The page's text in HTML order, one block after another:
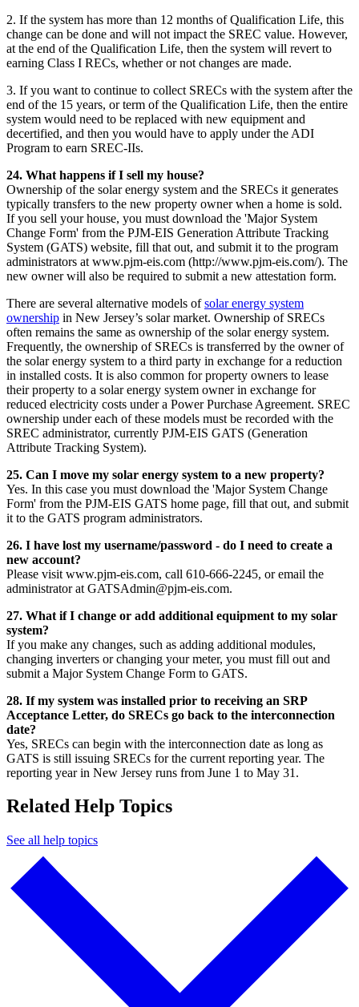
2. If the system has more than 12 months of Qualification Life, this
change can be done and will not impact the SREC value. However,
at the end of the Qualification Life, then the system will revert to
earning Class I RECs, whether or not changes are made.​​​​‌ ‍ ​‍​‍‌‍ ‌ ​‍‌‍‍‌‌‍‌ ‌‍‍‌‌‍ ‍​‍​‍​ ‍‍​‍​‍‌ ​ ‌‍​‌‌‍ ‍‌‍‍‌‌ ‌​‌ ‍‌​‍ ‍‌‍‍‌‌‍ ​‍​‍​‍ ​​‍​‍‌‍‍​‌ ​‍‌‍‌‌‌‍‌‍​‍​‍​ ‍‍​‍​‍‌‍‍​‌ ‌​‌ ‌​‌ ​​​ ‍‍​‍ ​‍ ‌‍ ​‌‍ ‌‍​ ‌‍​‌‌‍ ​‌‍‍​‌‍ ‌ ​ ‌ ‌​​ ‍‍​ ​ ​ ​ ​ ​ ​ ​ ​‍ ‌‍‍‌‌‍ ‍‌ ‌​‌‍‌‌‌‍ ‍‌ ‌​​‍ ‌‍‌‌‌‍‌​‌‍‍‌‌ ‌​​‍ ‌‍ ‌‌‍ ‌‍‌​‌‍‌‌​ ‌‌ ​​‌ ​‍‌‍‌‌‌ ​ ‌‍‌‌‌‍ ‍‌ ‌​‌‍​‌‌ ‌​‌‍‍‌‌‍ ‌‍ ‍​ ‍ ‌‍‍‌‌‍‌​​ ‌​ ​​‌‍‌‍‌‍‌‌​ ​​​ ‌‌​ ​‌‌‍‌‍‌‍‌‌​‍ ‌​ ‌​​ ​‌​ ‍​‌‍‌​​‍ ‌​ ‌​‌‍‌​​ ‌‍​ ‍‌​‍ ‌‌‍​‌​ ​ ​ ‌​‌‍​ ​‍ ‌‌‍‌‌‌‍‌‍​ ‌‍​ ‌​​ ‍​‌‍​ ‌‍‌​​ ‌​​ ​‍​ ​‌‌‍​ ​ ‌‌​ ‍ ‌ ‌​‌ ‍‌‌ ​​‌‍‌‌​ ‌‌‍‍​‌‍‌‌‌‍ ​‌ ​​‌‌‌​‌‍ ‌ ​​‌‍‍‌‌‍​ ​ ‍ ‌ ​​‌‍​‌‌ ‌​‌‍‍​​ ‌‌‍​ ‌‍ ‌‍ ‍‌ ‌​‌‍‌‌‌‍ ‍‌ ‌​​‍‌‌​ ‌‌‌​​‍‌‌ ‌‍‍ ‌‍‌‌‌ ‍‌​‍‌‌​ ​ ‌​‌​​‍‌‌​ ​ ‌​‌​​‍‌‌​ ​‍​ ​‍​ ​​​ ‍‌​ ‌ ‌‍​‍‌‍‌‌​ ‌ ‌‍​‌‌‍​‍​ ​​‌‍‌​​ ​ ​ ‌ ​‍‌‌​ ​‍​ ​‍​‍‌‌​ ‌‌‌​‌​​‍ ‍‌‍​ ‌‍‍​‌‍‍‌‌‍ ​‌‍‌​‌ ​‍‌‍‌‌‌‍ ‍​‍‌‌​ ‌‌‌​​‍‌‌ ‌‍‍ ‌‍‌‌‌ ‍‌​‍‌‌​ ​ ‌​‌​​‍‌‌​ ​ ‌​‌​​‍‌‌​ ​‍​ ​‍‌‍‌‌‌‍‌‍​ ​‍‌‍‌‍‌‍‌‍​ ‌‍‌‍‌​​ ‌​​ ‍‌​ ‍‌‌‍​‌​ ‍​​‍‌‌​ ​‍​ ​‍​‍‌‌​ ‌‌‌​‌​​‍ ‍‌ ‌​‌‍‌‌‌ ‍​‌ ‌​​ ‌‍​‍‌‍​‌‌ ​ ‌‍‌‌‌‌‌‌‌ ​‍‌‍ ​​ ‌‌‍‍​‌ ‌​‌ ‌​‌ ​​​‍‌‌​ ​ ‌​​‌​‍‌‌​ ​‍‌​‌‍​‍‌‌​ ​‍‌​‌‍‌‍ ​‌‍ ‌‍​ ‌‍​‌‌‍ ​‌‍‍​‌‍ ‌ ​ ‌ ‌​​‍‌‌​ ​ ‌​​‌​ ​ ​ ​ ​ ​ ​ ​ ​‍‌‍‌‍‍‌‌‍‌​​ ‌​ ​​‌‍‌‍‌‍‌‌​ ​​​ ‌‌​ ​‌‌‍‌‍‌‍‌‌​‍ ‌​ ‌​​ ​‌​ ‍​‌‍‌​​‍ ‌​ ‌​‌‍‌​​ ‌‍​ ‍‌​‍ ‌‌‍​‌​ ​ ​ ‌​‌‍​ ​‍ ‌‌‍‌‌‌‍‌‍​ ‌‍​ ‌​​ ‍​‌‍​ ‌‍‌​​ ‌​​ ​‍​ ​‌‌‍​ ​ ‌‌​‍‌‍‌ ‌​‌ ‍‌‌ ​​‌‍‌‌​ ‌‌‍‍​‌‍‌‌‌‍ ​‌ ​​‌‌‌​‌‍ ‌ ​​‌‍‍‌‌‍​ ​‍‌‍‌ ​​‌‍​‌‌ ‌​‌‍‍​​ ‌‌‍​ ‌‍ ‌‍ ‍‌ ‌​‌‍‌‌‌‍ ‍‌ ‌​​‍‌‌​ ‌‌‌​​‍‌‌ ‌‍‍ ‌‍‌‌‌ ‍‌​‍‌‌​ ​ ‌​‌​​‍‌‌​ ​ ‌​‌​​‍‌‌​ ​‍​ ​‍​ ​​​ ‍‌​ ‌ ‌‍​‍‌‍‌‌​ ‌ ‌‍​‌‌‍​‍​ ​​‌‍‌​​ ​ ​ ‌ ​‍‌‌​ ​‍​ ​‍​‍‌‌​ ‌‌‌​‌​​‍ ‍‌‍​ ‌‍‍​‌‍‍‌‌‍ ​‌‍‌​‌ ​‍‌‍‌‌‌‍ ‍​‍‌‌​ ‌‌‌​​‍‌‌ ‌‍‍ ‌‍‌‌‌ ‍‌​‍‌‌​ ​ ‌​‌​​‍‌‌​ ​ ‌​‌​​‍‌‌​ ​‍​ ​‍‌‍‌‌‌‍‌‍​ ​‍‌‍‌‍‌‍‌‍​ ‌‍‌‍‌​​ ‌​​ ‍‌​ ‍‌‌‍​‌​ ‍​​‍‌‌​ ​‍​ ​‍​‍‌‌​ ‌‌‌​‌​​‍ ‍‌ ‌​‌‍‌‌‌ ‍​‌ ‌​​‍‌‍‌ ​​‌‍‌‌‌ ​‍‌ ​ ‌ ​​‌‍‌‌‌‍​ ‌ ‌​‌‍‍‌‌ ‌‍‌‍‌‌​ ‌‌ ​​‌ ‌‌‌‍​‍‌‍ ​‌‍‍‌‌ ​ ‌‍‍​‌‍‌‌‌‍‌​​‍​‍‌ ‌
3. If you want to continue to collect SRECs with the system after the
end of the 15 years, or term of the Qualification Life, then the entire
system would need to be replaced with new equipment and
decertified, and then you would have to apply under the ADI
Program to earn SREC-IIs.​​​​‌ ‍ ​‍​‍‌‍ ‌ ​‍‌‍‍‌‌‍‌ ‌‍‍‌‌‍ ‍​‍​‍​ ‍‍​‍​‍‌ ​ ‌‍​‌‌‍ ‍‌‍‍‌‌ ‌​‌ ‍‌​‍ ‍‌‍‍‌‌‍ ​‍​‍​‍ ​​‍​‍‌‍‍​‌ ​‍‌‍‌‌‌‍‌‍​‍​‍​ ‍‍​‍​‍‌‍‍​‌ ‌​‌ ‌​‌ ​​​ ‍‍​‍ ​‍ ‌‍ ​‌‍ ‌‍​ ‌‍​‌‌‍ ​‌‍‍​‌‍ ‌ ​ ‌ ‌​​ ‍‍​ ​ ​ ​ ​ ​ ​ ​ ​‍ ‌‍‍‌‌‍ ‍‌ ‌​‌‍‌‌‌‍ ‍‌ ‌​​‍ ‌‍‌‌‌‍‌​‌‍‍‌‌ ‌​​‍ ‌‍ ‌‌‍ ‌‍‌​‌‍‌‌​ ‌‌ ​​‌ ​‍‌‍‌‌‌ ​ ‌‍‌‌‌‍ ‍‌ ‌​‌‍​‌‌ ‌​‌‍‍‌‌‍ ‌‍ ‍​ ‍ ‌‍‍‌‌‍‌​​ ‌​ ​​‌‍‌‍‌‍‌‌​ ​​​ ‌‌​ ​‌‌‍‌‍‌‍‌‌​‍ ‌​ ‌​​ ​‌​ ‍​‌‍‌​​‍ ‌​ ‌​‌‍‌​​ ‌‍​ ‍‌​‍ ‌‌‍​‌​ ​ ​ ‌​‌‍​ ​‍ ‌‌‍‌‌‌‍‌‍​ ‌‍​ ‌​​ ‍​‌‍​ ‌‍‌​​ ‌​​ ​‍​ ​‌‌‍​ ​ ‌‌​ ‍ ‌ ‌​‌ ‍‌‌ ​​‌‍‌‌​ ‌‌‍‍​‌‍‌‌‌‍ ​‌ ​​‌‌‌​‌‍ ‌ ​​‌‍‍‌‌‍​ ​ ‍ ‌ ​​‌‍​‌‌ ‌​‌‍‍​​ ‌‌‍​ ‌‍ ‌‍ ‍‌ ‌​‌‍‌‌‌‍ ‍‌ ‌​​‍‌‌​ ‌‌‌​​‍‌‌ ‌‍‍ ‌‍‌‌‌ ‍‌​‍‌‌​ ​ ‌​‌​​‍‌‌​ ​ ‌​‌​​‍‌‌​ ​‍​ ​‍​ ​‌​ ‌​​ ‍‌​ ‍​​ ​ ‌‍‌‍‌‍‌‌​ ‌ ​ ​‌​ ​​​ ​ ‌‍​ ​‍‌‌​ ​‍​ ​‍​‍‌‌​ ‌‌‌​‌​​‍ ‍‌‍​ ‌‍‍​‌‍‍‌‌‍ ​‌‍‌​‌ ​‍‌‍‌‌‌‍ ‍​‍‌‌​ ‌‌‌​​‍‌‌ ‌‍‍ ‌‍‌‌‌ ‍‌​‍‌‌​ ​ ‌​‌​​‍‌‌​ ​ ‌​‌​​‍‌‌​ ​‍​ ​‍​ ‌‌​ ​​​ ​​​ ‌‍​ ‌​‌‍​ ​ ‌​‌‍‌‌​ ‌ ‌‍​‍​ ‌‌‌‍‌‍​‍‌‌​ ​‍​ ​‍​‍‌‌​ ‌‌‌​‌​​‍ ‍‌ ‌​‌‍‌‌‌ ‍​‌ ‌​​ ‌‍​‍‌‍​‌‌ ​ ‌‍‌‌‌‌‌‌‌ ​‍‌‍ ​​ ‌‌‍‍​‌ ‌​‌ ‌​‌ ​​​‍‌‌​ ​ ‌​​‌​‍‌‌​ ​‍‌​‌‍​‍‌‌​ ​‍‌​‌‍‌‍ ​‌‍ ‌‍​ ‌‍​‌‌‍ ​‌‍‍​‌‍ ‌ ​ ‌ ‌​​‍‌‌​ ​ ‌​​‌​ ​ ​ ​ ​ ​ ​ ​ ​‍‌‍‌‍‍‌‌‍‌​​ ‌​ ​​‌‍‌‍‌‍‌‌​ ​​​ ‌‌​ ​‌‌‍‌‍‌‍‌‌​‍ ‌​ ‌​​ ​‌​ ‍​‌‍‌​​‍ ‌​ ‌​‌‍‌​​ ‌‍​ ‍‌​‍ ‌‌‍​‌​ ​ ​ ‌​‌‍​ ​‍ ‌‌‍‌‌‌‍‌‍​ ‌‍​ ‌​​ ‍​‌‍​ ‌‍‌​​ ‌​​ ​‍​ ​‌‌‍​ ​ ‌‌​‍‌‍‌ ‌​‌ ‍‌‌ ​​‌‍‌‌​ ‌‌‍‍​‌‍‌‌‌‍ ​‌ ​​‌‌‌​‌‍ ‌ ​​‌‍‍‌‌‍​ ​‍‌‍‌ ​​‌‍​‌‌ ‌​‌‍‍​​ ‌‌‍​ ‌‍ ‌‍ ‍‌ ‌​‌‍‌‌‌‍ ‍‌ ‌​​‍‌‌​ ‌‌‌​​‍‌‌ ‌‍‍ ‌‍‌‌‌ ‍‌​‍‌‌​ ​ ‌​‌​​‍‌‌​ ​ ‌​‌​​‍‌‌​ ​‍​ ​‍​ ​‌​ ‌​​ ‍‌​ ‍​​ ​ ‌‍‌‍‌‍‌‌​ ‌ ​ ​‌​ ​​​ ​ ‌‍​ ​‍‌‌​ ​‍​ ​‍​‍‌‌​ ‌‌‌​‌​​‍ ‍‌‍​ ‌‍‍​‌‍‍‌‌‍ ​‌‍‌​‌ ​‍‌‍‌‌‌‍ ‍​‍‌‌​ ‌‌‌​​‍‌‌ ‌‍‍ ‌‍‌‌‌ ‍‌​‍‌‌​ ​ ‌​‌​​‍‌‌​ ​ ‌​‌​​‍‌‌​ ​‍​ ​‍​ ‌‌​ ​​​ ​​​ ‌‍​ ‌​‌‍​ ​ ‌​‌‍‌‌​ ‌ ‌‍​‍​ ‌‌‌‍‌‍​‍‌‌​ ​‍​ ​‍​‍‌‌​ ‌‌‌​‌​​‍ ‍‌ ‌​‌‍‌‌‌ ‍​‌ ‌​​‍‌‍‌ ​​‌‍‌‌‌ ​‍‌ ​ ‌ ​​‌‍‌‌‌‍​ ‌ ‌​‌‍‍‌‌ ‌‍‌‍‌‌​ ‌‌ ​​‌ ‌‌‌‍​‍‌‍ ​‌‍‍‌‌ ​ ‌‍‍​‌‍‌‌‌‍‌​​‍​‍‌ ‌
24. What happens if I sell my house?​​​​‌ ‍ ​‍​‍‌‍ ‌ ​‍‌‍‍‌‌‍‌ ‌‍‍‌‌‍ ‍​‍​‍​ ‍‍​‍​‍‌ ​ ‌‍​‌‌‍ ‍‌‍‍‌‌ ‌​‌ ‍‌​‍ ‍‌‍‍‌‌‍ ​‍​‍​‍ ​​‍​‍‌‍‍​‌ ​‍‌‍‌‌‌‍‌‍​‍​‍​ ‍‍​‍​‍‌‍‍​‌ ‌​‌ ‌​‌ ​​​ ‍‍​‍ ​‍ ‌‍ ​‌‍ ‌‍​ ‌‍​‌‌‍ ​‌‍‍​‌‍ ‌ ​ ‌ ‌​​ ‍‍​ ​ ​ ​ ​ ​ ​ ​ ​‍ ‌‍‍‌‌‍ ‍‌ ‌​‌‍‌‌‌‍ ‍‌ ‌​​‍ ‌‍‌‌‌‍‌​‌‍‍‌‌ ‌​​‍ ‌‍ ‌‌‍ ‌‍‌​‌‍‌‌​ ‌‌ ​​‌ ​‍‌‍‌‌‌ ​ ‌‍‌‌‌‍ ‍‌ ‌​‌‍​‌‌ ‌​‌‍‍‌‌‍ ‌‍ ‍​ ‍ ‌‍‍‌‌‍‌​​ ‌​ ​​‌‍‌‍‌‍‌‌​ ​​​ ‌‌​ ​‌‌‍‌‍‌‍‌‌​‍ ‌​ ‌​​ ​‌​ ‍​‌‍‌​​‍ ‌​ ‌​‌‍‌​​ ‌‍​ ‍‌​‍ ‌‌‍​‌​ ​ ​ ‌​‌‍​ ​‍ ‌‌‍‌‌‌‍‌‍​ ‌‍​ ‌​​ ‍​‌‍​ ‌‍‌​​ ‌​​ ​‍​ ​‌‌‍​ ​ ‌‌​ ‍ ‌ ‌​‌ ‍‌‌ ​​‌‍‌‌​ ‌‌‍‍​‌‍‌‌‌‍ ​‌ ​​‌‌‌​‌‍ ‌ ​​‌‍‍‌‌‍​ ​ ‍ ‌ ​​‌‍​‌‌ ‌​‌‍‍​​ ‌‌‍​ ‌‍ ‌‍ ‍‌ ‌​‌‍‌‌‌‍ ‍‌ ‌​​‍‌‌​ ‌‌‌​​‍‌‌ ‌‍‍ ‌‍‌‌‌ ‍‌​‍‌‌​ ​ ‌​‌​​‍‌‌​ ​ ‌​‌​​‍‌‌​ ​‍​ ​‍​ ‌‍‌‍​‌‌‍‌‍​ ​ ‌‍‌​​ ‌‍​ ‍‌​ ‌‍‌‍​‍​ ​‌‌‍​‌‌‍‌‌​‍‌‌​ ​‍​ ​‍​‍‌‌​ ‌‌‌​‌​​‍ ‍‌‍​ ‌‍‍​‌‍‍‌‌‍ ​‌‍‌​‌ ​‍‌‍‌‌‌‍ ‍​‍‌‌​ ‌‌‌​​‍‌‌ ‌‍‍ ‌‍‌‌‌ ‍‌​‍‌‌​ ​ ‌​‌​​‍‌‌​ ​ ‌​‌​​‍‌‌​ ​‍​ ​‍​ ‍‌​ ​​‌‍​‍​ ​​‌‍‌‌​ ​‍‌‍‌‍​ ‍​​ ‌‍​ ‌​‌‍‌​​ ​‌​‍‌‌​ ​‍​ ​‍​‍‌‌​ ‌‌‌​‌​​‍ ‍‌ ‌​‌‍‌‌‌ ‍​‌ ‌​​ ‌‍​‍‌‍​‌‌ ​ ‌‍‌‌‌‌‌‌‌ ​‍‌‍ ​​ ‌‌‍‍​‌ ‌​‌ ‌​‌ ​​​‍‌‌​ ​ ‌​​‌​‍‌‌​ ​‍‌​‌‍​‍‌‌​ ​‍‌​‌‍‌‍ ​‌‍ ‌‍​ ‌‍​‌‌‍ ​‌‍‍​‌‍ ‌ ​ ‌ ‌​​‍‌‌​ ​ ‌​​‌​ ​ ​ ​ ​ ​ ​ ​ ​‍‌‍‌‍‍‌‌‍‌​​ ‌​ ​​‌‍‌‍‌‍‌‌​ ​​​ ‌‌​ ​‌‌‍‌‍‌‍‌‌​‍ ‌​ ‌​​ ​‌​ ‍​‌‍‌​​‍ ‌​ ‌​‌‍‌​​ ‌‍​ ‍‌​‍ ‌‌‍​‌​ ​ ​ ‌​‌‍​ ​‍ ‌‌‍‌‌‌‍‌‍​ ‌‍​ ‌​​ ‍​‌‍​ ‌‍‌​​ ‌​​ ​‍​ ​‌‌‍​ ​ ‌‌​‍‌‍‌ ‌​‌ ‍‌‌ ​​‌‍‌‌​ ‌‌‍‍​‌‍‌‌‌‍ ​‌ ​​‌‌‌​‌‍ ‌ ​​‌‍‍‌‌‍​ ​‍‌‍‌ ​​‌‍​‌‌ ‌​‌‍‍​​ ‌‌‍​ ‌‍ ‌‍ ‍‌ ‌​‌‍‌‌‌‍ ‍‌ ‌​​‍‌‌​ ‌‌‌​​‍‌‌ ‌‍‍ ‌‍‌‌‌ ‍‌​‍‌‌​ ​ ‌​‌​​‍‌‌​ ​ ‌​‌​​‍‌‌​ ​‍​ ​‍​ ‌‍‌‍​‌‌‍‌‍​ ​ ‌‍‌​​ ‌‍​ ‍‌​ ‌‍‌‍​‍​ ​‌‌‍​‌‌‍‌‌​‍‌‌​ ​‍​ ​‍​‍‌‌​ ‌‌‌​‌​​‍ ‍‌‍​ ‌‍‍​‌‍‍‌‌‍ ​‌‍‌​‌ ​‍‌‍‌‌‌‍ ‍​‍‌‌​ ‌‌‌​​‍‌‌ ‌‍‍ ‌‍‌‌‌ ‍‌​‍‌‌​ ​ ‌​‌​​‍‌‌​ ​ ‌​‌​​‍‌‌​ ​‍​ ​‍​ ‍‌​ ​​‌‍​‍​ ​​‌‍‌‌​ ​‍‌‍‌‍​ ‍​​ ‌‍​ ‌​‌‍‌​​ ​‌​‍‌‌​ ​‍​ ​‍​‍‌‌​ ‌‌‌​‌​​‍ ‍‌ ‌​‌‍‌‌‌ ‍​‌ ‌​​‍‌‍‌ ​​‌‍‌‌‌ ​‍‌ ​ ‌ ​​‌‍‌‌‌‍​ ‌ ‌​‌‍‍‌‌ ‌‍‌‍‌‌​ ‌‌ ​​‌ ‌‌‌‍​‍‌‍ ​‌‍‍‌‌ ​ ‌‍‍​‌‍‌‌‌‍‌​​‍​‍‌ ‌
Ownership of the solar energy system and the SRECs it generates
typically transfers to the new property owner when a home is sold.
If you sell your house, you must download the 'Major System
Change Form' from the PJM-EIS Generation Attribute Tracking
System (GATS) website, fill that out, and submit it to the program
administrators at www.pjm-eis.com (http://www.pjm-eis.com/). The
new owner will also be required to submit a new attestation form.​​​​‌ ‍ ​‍​‍‌‍ ‌ ​‍‌‍‍‌‌‍‌ ‌‍‍‌‌‍ ‍​‍​‍​ ‍‍​‍​‍‌ ​ ‌‍​‌‌‍ ‍‌‍‍‌‌ ‌​‌ ‍‌​‍ ‍‌‍‍‌‌‍ ​‍​‍​‍ ​​‍​‍‌‍‍​‌ ​‍‌‍‌‌‌‍‌‍​‍​‍​ ‍‍​‍​‍‌‍‍​‌ ‌​‌ ‌​‌ ​​​ ‍‍​‍ ​‍ ‌‍ ​‌‍ ‌‍​ ‌‍​‌‌‍ ​‌‍‍​‌‍ ‌ ​ ‌ ‌​​ ‍‍​ ​ ​ ​ ​ ​ ​ ​ ​‍ ‌‍‍‌‌‍ ‍‌ ‌​‌‍‌‌‌‍ ‍‌ ‌​​‍ ‌‍‌‌‌‍‌​‌‍‍‌‌ ‌​​‍ ‌‍ ‌‌‍ ‌‍‌​‌‍‌‌​ ‌‌ ​​‌ ​‍‌‍‌‌‌ ​ ‌‍‌‌‌‍ ‍‌ ‌​‌‍​‌‌ ‌​‌‍‍‌‌‍ ‌‍ ‍​ ‍ ‌‍‍‌‌‍‌​​ ‌​ ​​‌‍‌‍‌‍‌‌​ ​​​ ‌‌​ ​‌‌‍‌‍‌‍‌‌​‍ ‌​ ‌​​ ​‌​ ‍​‌‍‌​​‍ ‌​ ‌​‌‍‌​​ ‌‍​ ‍‌​‍ ‌‌‍​‌​ ​ ​ ‌​‌‍​ ​‍ ‌‌‍‌‌‌‍‌‍​ ‌‍​ ‌​​ ‍​‌‍​ ‌‍‌​​ ‌​​ ​‍​ ​‌‌‍​ ​ ‌‌​ ‍ ‌ ‌​‌ ‍‌‌ ​​‌‍‌‌​ ‌‌‍‍​‌‍‌‌‌‍ ​‌ ​​‌‌‌​‌‍ ‌ ​​‌‍‍‌‌‍​ ​ ‍ ‌ ​​‌‍​‌‌ ‌​‌‍‍​​ ‌‌‍​ ‌‍ ‌‍ ‍‌ ‌​‌‍‌‌‌‍ ‍‌ ‌​​‍‌‌​ ‌‌‌​​‍‌‌ ‌‍‍ ‌‍‌‌‌ ‍‌​‍‌‌​ ​ ‌​‌​​‍‌‌​ ​ ‌​‌​​‍‌‌​ ​‍​ ​‍​ ‌‍‌‍​‌‌‍‌‍​ ​ ‌‍‌​​ ‌‍​ ‍‌​ ‌‍‌‍​‍​ ​‌‌‍​‌‌‍‌‌​‍‌‌​ ​‍​ ​‍​‍‌‌​ ‌‌‌​‌​​‍ ‍‌‍​ ‌‍‍​‌‍‍‌‌‍ ​‌‍‌​‌ ​‍‌‍‌‌‌‍ ‍​‍‌‌​ ‌‌‌​​‍‌‌ ‌‍‍ ‌‍‌‌‌ ‍‌​‍‌‌​ ​ ‌​‌​​‍‌‌​ ​ ‌​‌​​‍‌‌​ ​‍​ ​‍​ ‍‌​ ​ ​ ​​​ ‌‌​ ​‍‌‍‌‍‌‍‌‍‌‍​‌​ ‍‌‌‍​ ​ ‌‌​ ‍​​‍‌‌​ ​‍​ ​‍​‍‌‌​ ‌‌‌​‌​​‍ ‍‌ ‌​‌‍‌‌‌ ‍​‌ ‌​​ ‌‍​‍‌‍​‌‌ ​ ‌‍‌‌‌‌‌‌‌ ​‍‌‍ ​​ ‌‌‍‍​‌ ‌​‌ ‌​‌ ​​​‍‌‌​ ​ ‌​​‌​‍‌‌​ ​‍‌​‌‍​‍‌‌​ ​‍‌​‌‍‌‍ ​‌‍ ‌‍​ ‌‍​‌‌‍ ​‌‍‍​‌‍ ‌ ​ ‌ ‌​​‍‌‌​ ​ ‌​​‌​ ​ ​ ​ ​ ​ ​ ​ ​‍‌‍‌‍‍‌‌‍‌​​ ‌​ ​​‌‍‌‍‌‍‌‌​ ​​​ ‌‌​ ​‌‌‍‌‍‌‍‌‌​‍ ‌​ ‌​​ ​‌​ ‍​‌‍‌​​‍ ‌​ ‌​‌‍‌​​ ‌‍​ ‍‌​‍ ‌‌‍​‌​ ​ ​ ‌​‌‍​ ​‍ ‌‌‍‌‌‌‍‌‍​ ‌‍​ ‌​​ ‍​‌‍​ ‌‍‌​​ ‌​​ ​‍​ ​‌‌‍​ ​ ‌‌​‍‌‍‌ ‌​‌ ‍‌‌ ​​‌‍‌‌​ ‌‌‍‍​‌‍‌‌‌‍ ​‌ ​​‌‌‌​‌‍ ‌ ​​‌‍‍‌‌‍​ ​‍‌‍‌ ​​‌‍​‌‌ ‌​‌‍‍​​ ‌‌‍​ ‌‍ ‌‍ ‍‌ ‌​‌‍‌‌‌‍ ‍‌ ‌​​‍‌‌​ ‌‌‌​​‍‌‌ ‌‍‍ ‌‍‌‌‌ ‍‌​‍‌‌​ ​ ‌​‌​​‍‌‌​ ​ ‌​‌​​‍‌‌​ ​‍​ ​‍​ ‌‍‌‍​‌‌‍‌‍​ ​ ‌‍‌​​ ‌‍​ ‍‌​ ‌‍‌‍​‍​ ​‌‌‍​‌‌‍‌‌​‍‌‌​ ​‍​ ​‍​‍‌‌​ ‌‌‌​‌​​‍ ‍‌‍​ ‌‍‍​‌‍‍‌‌‍ ​‌‍‌​‌ ​‍‌‍‌‌‌‍ ‍​‍‌‌​ ‌‌‌​​‍‌‌ ‌‍‍ ‌‍‌‌‌ ‍‌​‍‌‌​ ​ ‌​‌​​‍‌‌​ ​ ‌​‌​​‍‌‌​ ​‍​ ​‍​ ‍‌​ ​ ​ ​​​ ‌‌​ ​‍‌‍‌‍‌‍‌‍‌‍​‌​ ‍‌‌‍​ ​ ‌‌​ ‍​​‍‌‌​ ​‍​ ​‍​‍‌‌​ ‌‌‌​‌​​‍ ‍‌ ‌​‌‍‌‌‌ ‍​‌ ‌​​‍‌‍‌ ​​‌‍‌‌‌ ​‍‌ ​ ‌ ​​‌‍‌‌‌‍​ ‌ ‌​‌‍‍‌‌ ‌‍‌‍‌‌​ ‌‌ ​​‌ ‌‌‌‍​‍‌‍ ​‌‍‍‌‌ ​ ‌‍‍​‌‍‌‌‌‍‌​​‍​‍‌ ‌
There are several alternative models of ​​​​‌ ‍ ​‍​‍‌‍ ‌ ​‍‌‍‍‌‌‍‌ ‌‍‍‌‌‍ ‍​‍​‍​ ‍‍​‍​‍‌ ​ ‌‍​‌‌‍ ‍‌‍‍‌‌ ‌​‌ ‍‌​‍ ‍‌‍‍‌‌‍ ​‍​‍​‍ ​​‍​‍‌‍‍​‌ ​‍‌‍‌‌‌‍‌‍​‍​‍​ ‍‍​‍​‍‌‍‍​‌ ‌​‌ ‌​‌ ​​​ ‍‍​‍ ​‍ ‌‍ ​‌‍ ‌‍​ ‌‍​‌‌‍ ​‌‍‍​‌‍ ‌ ​ ‌ ‌​​ ‍‍​ ​ ​ ​ ​ ​ ​ ​ ​‍ ‌‍‍‌‌‍ ‍‌ ‌​‌‍‌‌‌‍ ‍‌ ‌​​‍ ‌‍‌‌‌‍‌​‌‍‍‌‌ ‌​​‍ ‌‍ ‌‌‍ ‌‍‌​‌‍‌‌​ ‌‌ ​​‌ ​‍‌‍‌‌‌ ​ ‌‍‌‌‌‍ ‍‌ ‌​‌‍​‌‌ ‌​‌‍‍‌‌‍ ‌‍ ‍​ ‍ ‌‍‍‌‌‍‌​​ ‌​ ​​‌‍‌‍‌‍‌‌​ ​​​ ‌‌​ ​‌‌‍‌‍‌‍‌‌​‍ ‌​ ‌​​ ​‌​ ‍​‌‍‌​​‍ ‌​ ‌​‌‍‌​​ ‌‍​ ‍‌​‍ ‌‌‍​‌​ ​ ​ ‌​‌‍​ ​‍ ‌‌‍‌‌‌‍‌‍​ ‌‍​ ‌​​ ‍​‌‍​ ‌‍‌​​ ‌​​ ​‍​ ​‌‌‍​ ​ ‌‌​ ‍ ‌ ‌​‌ ‍‌‌ ​​‌‍‌‌​ ‌‌‍‍​‌‍‌‌‌‍ ​‌ ​​‌‌‌​‌‍ ‌ ​​‌‍‍‌‌‍​ ​ ‍ ‌ ​​‌‍​‌‌ ‌​‌‍‍​​ ‌‌‍​ ‌‍ ‌‍ ‍‌ ‌​‌‍‌‌‌‍ ‍‌ ‌​​‍‌‌​ ‌‌‌​​‍‌‌ ‌‍‍ ‌‍‌‌‌ ‍‌​‍‌‌​ ​ ‌​‌​​‍‌‌​ ​ ‌​‌​​‍‌‌​ ​‍​ ​‍​ ​‍​ ​​​ ‌ ​ ‌​​ ‌‌​ ​​​ ‍​​ ​‌​ ​‍​ ‌ ​ ‌‌​ ​ ​‍‌‌​ ​‍​ ​‍​‍‌‌​ ‌‌‌​‌​​‍ ‍‌‍​ ‌‍‍​‌‍‍‌‌‍ ​‌‍‌​‌ ​‍‌‍‌‌‌‍ ‍​‍‌‌​ ‌‌‌​​‍‌‌ ‌‍‍ ‌‍‌‌‌ ‍‌​‍‌‌​ ​ ‌​‌​​‍‌‌​ ​ ‌​‌​​‍‌‌​ ​‍​ ​‍‌‍​‌‌‍‌​​ ​‌‌‍‌‍​ ‌‌​ ‌​​ ‌‌‌‍‌‍‌‍‌​​ ​‌‌‍‌​‌‍‌‍​‍‌‌​ ​‍​ ​‍​‍‌‌​ ‌‌‌​‌​​‍ ‍‌ ‌​‌‍‌‌‌ ‍​‌ ‌​​ ‌‍​‍‌‍​‌‌ ​ ‌‍‌‌‌‌‌‌‌ ​‍‌‍ ​​ ‌‌‍‍​‌ ‌​‌ ‌​‌ ​​​‍‌‌​ ​ ‌​​‌​‍‌‌​ ​‍‌​‌‍​‍‌‌​ ​‍‌​‌‍‌‍ ​‌‍ ‌‍​ ‌‍​‌‌‍ ​‌‍‍​‌‍ ‌ ​ ‌ ‌​​‍‌‌​ ​ ‌​​‌​ ​ ​ ​ ​ ​ ​ ​ ​‍‌‍‌‍‍‌‌‍‌​​ ‌​ ​​‌‍‌‍‌‍‌‌​ ​​​ ‌‌​ ​‌‌‍‌‍‌‍‌‌​‍ ‌​ ‌​​ ​‌​ ‍​‌‍‌​​‍ ‌​ ‌​‌‍‌​​ ‌‍​ ‍‌​‍ ‌‌‍​‌​ ​ ​ ‌​‌‍​ ​‍ ‌‌‍‌‌‌‍‌‍​ ‌‍​ ‌​​ ‍​‌‍​ ‌‍‌​​ ‌​​ ​‍​ ​‌‌‍​ ​ ‌‌​‍‌‍‌ ‌​‌ ‍‌‌ ​​‌‍‌‌​ ‌‌‍‍​‌‍‌‌‌‍ ​‌ ​​‌‌‌​‌‍ ‌ ​​‌‍‍‌‌‍​ ​‍‌‍‌ ​​‌‍​‌‌ ‌​‌‍‍​​ ‌‌‍​ ‌‍ ‌‍ ‍‌ ‌​‌‍‌‌‌‍ ‍‌ ‌​​‍‌‌​ ‌‌‌​​‍‌‌ ‌‍‍ ‌‍‌‌‌ ‍‌​‍‌‌​ ​ ‌​‌​​‍‌‌​ ​ ‌​‌​​‍‌‌​ ​‍​ ​‍​ ​‍​ ​​​ ‌ ​ ‌​​ ‌‌​ ​​​ ‍​​ ​‌​ ​‍​ ‌ ​ ‌‌​ ​ ​‍‌‌​ ​‍​ ​‍​‍‌‌​ ‌‌‌​‌​​‍ ‍‌‍​ ‌‍‍​‌‍‍‌‌‍ ​‌‍‌​‌ ​‍‌‍‌‌‌‍ ‍​‍‌‌​ ‌‌‌​​‍‌‌ ‌‍‍ ‌‍‌‌‌ ‍‌​‍‌‌​ ​ ‌​‌​​‍‌‌​ ​ ‌​‌​​‍‌‌​ ​‍​ ​‍‌‍​‌‌‍‌​​ ​‌‌‍‌‍​ ‌‌​ ‌​​ ‌‌‌‍‌‍‌‍‌​​ ​‌‌‍‌​‌‍‌‍​‍‌‌​ ​‍​ ​‍​‍‌‌​ ‌‌‌​‌​​‍ ‍‌ ‌​‌‍‌‌‌ ‍​‌ ‌​​‍‌‍‌ ​​‌‍‌‌‌ ​‍‌ ​ ‌ ​​‌‍‌‌‌‍​ ‌ ‌​‌‍‍‌‌ ‌‍‌‍‌‌​ ‌‌ ​​‌ ‌‌‌‍​‍‌‍ ​‌‍‍‌‌ ​ ‌‍‍​‌‍‌‌‌‍‌​​‍​‍‌ ‌solar energy system
ownership in New Jersey’s solar market. Ownership of SRECs
often remains the same as ownership of the solar energy system.
Frequently, the ownership of SRECs is transferred by the owner of
the solar energy system to a third party in exchange for a reduction
in installed costs. It is also common for property owners to lease
their property to a solar energy system owner in exchange for
reduced electricity costs under a Power Purchase Agreement. SREC
ownership under each of these models must be recorded with the
SREC administrator, currently PJM-EIS GATS (Generation
Attribute Tracking System).​​​​‌ ‍ ​‍​‍‌‍ ‌ ​‍‌‍‍‌‌‍‌ ‌‍‍‌‌‍ ‍​‍​‍​ ‍‍​‍​‍‌ ​ ‌‍​‌‌‍ ‍‌‍‍‌‌ ‌​‌ ‍‌​‍ ‍‌‍‍‌‌‍ ​‍​‍​‍ ​​‍​‍‌‍‍​‌ ​‍‌‍‌‌‌‍‌‍​‍​‍​ ‍‍​‍​‍‌‍‍​‌ ‌​‌ ‌​‌ ​​​ ‍‍​‍ ​‍ ‌‍ ​‌‍ ‌‍​ ‌‍​‌‌‍ ​‌‍‍​‌‍ ‌ ​ ‌ ‌​​ ‍‍​ ​ ​ ​ ​ ​ ​ ​ ​‍ ‌‍‍‌‌‍ ‍‌ ‌​‌‍‌‌‌‍ ‍‌ ‌​​‍ ‌‍‌‌‌‍‌​‌‍‍‌‌ ‌​​‍ ‌‍ ‌‌‍ ‌‍‌​‌‍‌‌​ ‌‌ ​​‌ ​‍‌‍‌‌‌ ​ ‌‍‌‌‌‍ ‍‌ ‌​‌‍​‌‌ ‌​‌‍‍‌‌‍ ‌‍ ‍​ ‍ ‌‍‍‌‌‍‌​​ ‌​ ​​‌‍‌‍‌‍‌‌​ ​​​ ‌‌​ ​‌‌‍‌‍‌‍‌‌​‍ ‌​ ‌​​ ​‌​ ‍​‌‍‌​​‍ ‌​ ‌​‌‍‌​​ ‌‍​ ‍‌​‍ ‌‌‍​‌​ ​ ​ ‌​‌‍​ ​‍ ‌‌‍‌‌‌‍‌‍​ ‌‍​ ‌​​ ‍​‌‍​ ‌‍‌​​ ‌​​ ​‍​ ​‌‌‍​ ​ ‌‌​ ‍ ‌ ‌​‌ ‍‌‌ ​​‌‍‌‌​ ‌‌‍‍​‌‍‌‌‌‍ ​‌ ​​‌‌‌​‌‍ ‌ ​​‌‍‍‌‌‍​ ​ ‍ ‌ ​​‌‍​‌‌ ‌​‌‍‍​​ ‌‌‍​ ‌‍ ‌‍ ‍‌ ‌​‌‍‌‌‌‍ ‍‌ ‌​​‍‌‌​ ‌‌‌​​‍‌‌ ‌‍‍ ‌‍‌‌‌ ‍‌​‍‌‌​ ​ ‌​‌​​‍‌‌​ ​ ‌​‌​​‍‌‌​ ​‍​ ​‍​ ​‍​ ​​​ ‌ ​ ‌​​ ‌‌​ ​​​ ‍​​ ​‌​ ​‍​ ‌ ​ ‌‌​ ​ ​‍‌‌​ ​‍​ ​‍​‍‌‌​ ‌‌‌​‌​​‍ ‍‌‍​ ‌‍‍​‌‍‍‌‌‍ ​‌‍‌​‌ ​‍‌‍‌‌‌‍ ‍​‍‌‌​ ‌‌‌​​‍‌‌ ‌‍‍ ‌‍‌‌‌ ‍‌​‍‌‌​ ​ ‌​‌​​‍‌‌​ ​ ‌​‌​​‍‌‌​ ​‍​ ​‍‌‍​‌‌‍​‌​ ‍‌​ ‌‍‌‍‌​​ ​ ​ ‌​​ ‌​‌‍‌‌‌‍‌‌​ ‌​‌‍‌‍​‍‌‌​ ​‍​ ​‍​‍‌‌​ ‌‌‌​‌​​‍ ‍‌ ‌​‌‍‌‌‌ ‍​‌ ‌​​ ‌‍​‍‌‍​‌‌ ​ ‌‍‌‌‌‌‌‌‌ ​‍‌‍ ​​ ‌‌‍‍​‌ ‌​‌ ‌​‌ ​​​‍‌‌​ ​ ‌​​‌​‍‌‌​ ​‍‌​‌‍​‍‌‌​ ​‍‌​‌‍‌‍ ​‌‍ ‌‍​ ‌‍​‌‌‍ ​‌‍‍​‌‍ ‌ ​ ‌ ‌​​‍‌‌​ ​ ‌​​‌​ ​ ​ ​ ​ ​ ​ ​ ​‍‌‍‌‍‍‌‌‍‌​​ ‌​ ​​‌‍‌‍‌‍‌‌​ ​​​ ‌‌​ ​‌‌‍‌‍‌‍‌‌​‍ ‌​ ‌​​ ​‌​ ‍​‌‍‌​​‍ ‌​ ‌​‌‍‌​​ ‌‍​ ‍‌​‍ ‌‌‍​‌​ ​ ​ ‌​‌‍​ ​‍ ‌‌‍‌‌‌‍‌‍​ ‌‍​ ‌​​ ‍​‌‍​ ‌‍‌​​ ‌​​ ​‍​ ​‌‌‍​ ​ ‌‌​‍‌‍‌ ‌​‌ ‍‌‌ ​​‌‍‌‌​ ‌‌‍‍​‌‍‌‌‌‍ ​‌ ​​‌‌‌​‌‍ ‌ ​​‌‍‍‌‌‍​ ​‍‌‍‌ ​​‌‍​‌‌ ‌​‌‍‍​​ ‌‌‍​ ‌‍ ‌‍ ‍‌ ‌​‌‍‌‌‌‍ ‍‌ ‌​​‍‌‌​ ‌‌‌​​‍‌‌ ‌‍‍ ‌‍‌‌‌ ‍‌​‍‌‌​ ​ ‌​‌​​‍‌‌​ ​ ‌​‌​​‍‌‌​ ​‍​ ​‍​ ​‍​ ​​​ ‌ ​ ‌​​ ‌‌​ ​​​ ‍​​ ​‌​ ​‍​ ‌ ​ ‌‌​ ​ ​‍‌‌​ ​‍​ ​‍​‍‌‌​ ‌‌‌​‌​​‍ ‍‌‍​ ‌‍‍​‌‍‍‌‌‍ ​‌‍‌​‌ ​‍‌‍‌‌‌‍ ‍​‍‌‌​ ‌‌‌​​‍‌‌ ‌‍‍ ‌‍‌‌‌ ‍‌​‍‌‌​ ​ ‌​‌​​‍‌‌​ ​ ‌​‌​​‍‌‌​ ​‍​ ​‍‌‍​‌‌‍​‌​ ‍‌​ ‌‍‌‍‌​​ ​ ​ ‌​​ ‌​‌‍‌‌‌‍‌‌​ ‌​‌‍‌‍​‍‌‌​ ​‍​ ​‍​‍‌‌​ ‌‌‌​‌​​‍ ‍‌ ‌​‌‍‌‌‌ ‍​‌ ‌​​‍‌‍‌ ​​‌‍‌‌‌ ​‍‌ ​ ‌ ​​‌‍‌‌‌‍​ ‌ ‌​‌‍‍‌‌ ‌‍‌‍‌‌​ ‌‌ ​​‌ ‌‌‌‍​‍‌‍ ​‌‍‍‌‌ ​ ‌‍‍​‌‍‌‌‌‍‌​​‍​‍‌ ‌
25. Can I move my solar energy system to a new property?​​​​‌ ‍ ​‍​‍‌‍ ‌ ​‍‌‍‍‌‌‍‌ ‌‍‍‌‌‍ ‍​‍​‍​ ‍‍​‍​‍‌ ​ ‌‍​‌‌‍ ‍‌‍‍‌‌ ‌​‌ ‍‌​‍ ‍‌‍‍‌‌‍ ​‍​‍​‍ ​​‍​‍‌‍‍​‌ ​‍‌‍‌‌‌‍‌‍​‍​‍​ ‍‍​‍​‍‌‍‍​‌ ‌​‌ ‌​‌ ​​​ ‍‍​‍ ​‍ ‌‍ ​‌‍ ‌‍​ ‌‍​‌‌‍ ​‌‍‍​‌‍ ‌ ​ ‌ ‌​​ ‍‍​ ​ ​ ​ ​ ​ ​ ​ ​‍ ‌‍‍‌‌‍ ‍‌ ‌​‌‍‌‌‌‍ ‍‌ ‌​​‍ ‌‍‌‌‌‍‌​‌‍‍‌‌ ‌​​‍ ‌‍ ‌‌‍ ‌‍‌​‌‍‌‌​ ‌‌ ​​‌ ​‍‌‍‌‌‌ ​ ‌‍‌‌‌‍ ‍‌ ‌​‌‍​‌‌ ‌​‌‍‍‌‌‍ ‌‍ ‍​ ‍ ‌‍‍‌‌‍‌​​ ‌​ ​​‌‍‌‍‌‍‌‌​ ​​​ ‌‌​ ​‌‌‍‌‍‌‍‌‌​‍ ‌​ ‌​​ ​‌​ ‍​‌‍‌​​‍ ‌​ ‌​‌‍‌​​ ‌‍​ ‍‌​‍ ‌‌‍​‌​ ​ ​ ‌​‌‍​ ​‍ ‌‌‍‌‌‌‍‌‍​ ‌‍​ ‌​​ ‍​‌‍​ ‌‍‌​​ ‌​​ ​‍​ ​‌‌‍​ ​ ‌‌​ ‍ ‌ ‌​‌ ‍‌‌ ​​‌‍‌‌​ ‌‌‍‍​‌‍‌‌‌‍ ​‌ ​​‌‌‌​‌‍ ‌ ​​‌‍‍‌‌‍​ ​ ‍ ‌ ​​‌‍​‌‌ ‌​‌‍‍​​ ‌‌‍​ ‌‍ ‌‍ ‍‌ ‌​‌‍‌‌‌‍ ‍‌ ‌​​‍‌‌​ ‌‌‌​​‍‌‌ ‌‍‍ ‌‍‌‌‌ ‍‌​‍‌‌​ ​ ‌​‌​​‍‌‌​ ​ ‌​‌​​‍‌‌​ ​‍​ ​‍‌‍​ ​ ‌‍​ ‌‍‌‍​ ​ ‍‌‌‍‌‍​ ‍‌‌‍​‌​ ‍​‌‍‌‌​ ​‌​ ‍‌​‍‌‌​ ​‍​ ​‍​‍‌‌​ ‌‌‌​‌​​‍ ‍‌‍​ ‌‍‍​‌‍‍‌‌‍ ​‌‍‌​‌ ​‍‌‍‌‌‌‍ ‍​‍‌‌​ ‌‌‌​​‍‌‌ ‌‍‍ ‌‍‌‌‌ ‍‌​‍‌‌​ ​ ‌​‌​​‍‌‌​ ​ ‌​‌​​‍‌‌​ ​‍​ ​‍​ ​‌​ ​ ​ ‌ ‌‍‌‍​ ‍​​ ​​​ ‌ ‌‍​ ‌‍​ ‌‍​‍​ ​​​ ‍​​‍‌‌​ ​‍​ ​‍​‍‌‌​ ‌‌‌​‌​​‍ ‍‌ ‌​‌‍‌‌‌ ‍​‌ ‌​​ ‌‍​‍‌‍​‌‌ ​ ‌‍‌‌‌‌‌‌‌ ​‍‌‍ ​​ ‌‌‍‍​‌ ‌​‌ ‌​‌ ​​​‍‌‌​ ​ ‌​​‌​‍‌‌​ ​‍‌​‌‍​‍‌‌​ ​‍‌​‌‍‌‍ ​‌‍ ‌‍​ ‌‍​‌‌‍ ​‌‍‍​‌‍ ‌ ​ ‌ ‌​​‍‌‌​ ​ ‌​​‌​ ​ ​ ​ ​ ​ ​ ​ ​‍‌‍‌‍‍‌‌‍‌​​ ‌​ ​​‌‍‌‍‌‍‌‌​ ​​​ ‌‌​ ​‌‌‍‌‍‌‍‌‌​‍ ‌​ ‌​​ ​‌​ ‍​‌‍‌​​‍ ‌​ ‌​‌‍‌​​ ‌‍​ ‍‌​‍ ‌‌‍​‌​ ​ ​ ‌​‌‍​ ​‍ ‌‌‍‌‌‌‍‌‍​ ‌‍​ ‌​​ ‍​‌‍​ ‌‍‌​​ ‌​​ ​‍​ ​‌‌‍​ ​ ‌‌​‍‌‍‌ ‌​‌ ‍‌‌ ​​‌‍‌‌​ ‌‌‍‍​‌‍‌‌‌‍ ​‌ ​​‌‌‌​‌‍ ‌ ​​‌‍‍‌‌‍​ ​‍‌‍‌ ​​‌‍​‌‌ ‌​‌‍‍​​ ‌‌‍​ ‌‍ ‌‍ ‍‌ ‌​‌‍‌‌‌‍ ‍‌ ‌​​‍‌‌​ ‌‌‌​​‍‌‌ ‌‍‍ ‌‍‌‌‌ ‍‌​‍‌‌​ ​ ‌​‌​​‍‌‌​ ​ ‌​‌​​‍‌‌​ ​‍​ ​‍‌‍​ ​ ‌‍​ ‌‍‌‍​ ​ ‍‌‌‍‌‍​ ‍‌‌‍​‌​ ‍​‌‍‌‌​ ​‌​ ‍‌​‍‌‌​ ​‍​ ​‍​‍‌‌​ ‌‌‌​‌​​‍ ‍‌‍​ ‌‍‍​‌‍‍‌‌‍ ​‌‍‌​‌ ​‍‌‍‌‌‌‍ ‍​‍‌‌​ ‌‌‌​​‍‌‌ ‌‍‍ ‌‍‌‌‌ ‍‌​‍‌‌​ ​ ‌​‌​​‍‌‌​ ​ ‌​‌​​‍‌‌​ ​‍​ ​‍​ ​‌​ ​ ​ ‌ ‌‍‌‍​ ‍​​ ​​​ ‌ ‌‍​ ‌‍​ ‌‍​‍​ ​​​ ‍​​‍‌‌​ ​‍​ ​‍​‍‌‌​ ‌‌‌​‌​​‍ ‍‌ ‌​‌‍‌‌‌ ‍​‌ ‌​​‍‌‍‌ ​​‌‍‌‌‌ ​‍‌ ​ ‌ ​​‌‍‌‌‌‍​ ‌ ‌​‌‍‍‌‌ ‌‍‌‍‌‌​ ‌‌ ​​‌ ‌‌‌‍​‍‌‍ ​‌‍‍‌‌ ​ ‌‍‍​‌‍‌‌‌‍‌​​‍​‍‌ ‌
Yes. In this case you must download the 'Major System Change
Form' from the PJM-EIS GATS home page, fill that out, and submit
it to the GATS program administrators.​​​​‌ ‍ ​‍​‍‌‍ ‌ ​‍‌‍‍‌‌‍‌ ‌‍‍‌‌‍ ‍​‍​‍​ ‍‍​‍​‍‌ ​ ‌‍​‌‌‍ ‍‌‍‍‌‌ ‌​‌ ‍‌​‍ ‍‌‍‍‌‌‍ ​‍​‍​‍ ​​‍​‍‌‍‍​‌ ​‍‌‍‌‌‌‍‌‍​‍​‍​ ‍‍​‍​‍‌‍‍​‌ ‌​‌ ‌​‌ ​​​ ‍‍​‍ ​‍ ‌‍ ​‌‍ ‌‍​ ‌‍​‌‌‍ ​‌‍‍​‌‍ ‌ ​ ‌ ‌​​ ‍‍​ ​ ​ ​ ​ ​ ​ ​ ​‍ ‌‍‍‌‌‍ ‍‌ ‌​‌‍‌‌‌‍ ‍‌ ‌​​‍ ‌‍‌‌‌‍‌​‌‍‍‌‌ ‌​​‍ ‌‍ ‌‌‍ ‌‍‌​‌‍‌‌​ ‌‌ ​​‌ ​‍‌‍‌‌‌ ​ ‌‍‌‌‌‍ ‍‌ ‌​‌‍​‌‌ ‌​‌‍‍‌‌‍ ‌‍ ‍​ ‍ ‌‍‍‌‌‍‌​​ ‌​ ​​‌‍‌‍‌‍‌‌​ ​​​ ‌‌​ ​‌‌‍‌‍‌‍‌‌​‍ ‌​ ‌​​ ​‌​ ‍​‌‍‌​​‍ ‌​ ‌​‌‍‌​​ ‌‍​ ‍‌​‍ ‌‌‍​‌​ ​ ​ ‌​‌‍​ ​‍ ‌‌‍‌‌‌‍‌‍​ ‌‍​ ‌​​ ‍​‌‍​ ‌‍‌​​ ‌​​ ​‍​ ​‌‌‍​ ​ ‌‌​ ‍ ‌ ‌​‌ ‍‌‌ ​​‌‍‌‌​ ‌‌‍‍​‌‍‌‌‌‍ ​‌ ​​‌‌‌​‌‍ ‌ ​​‌‍‍‌‌‍​ ​ ‍ ‌ ​​‌‍​‌‌ ‌​‌‍‍​​ ‌‌‍​ ‌‍ ‌‍ ‍‌ ‌​‌‍‌‌‌‍ ‍‌ ‌​​‍‌‌​ ‌‌‌​​‍‌‌ ‌‍‍ ‌‍‌‌‌ ‍‌​‍‌‌​ ​ ‌​‌​​‍‌‌​ ​ ‌​‌​​‍‌‌​ ​‍​ ​‍‌‍​ ​ ‌‍​ ‌‍‌‍​ ​ ‍‌‌‍‌‍​ ‍‌‌‍​‌​ ‍​‌‍‌‌​ ​‌​ ‍‌​‍‌‌​ ​‍​ ​‍​‍‌‌​ ‌‌‌​‌​​‍ ‍‌‍​ ‌‍‍​‌‍‍‌‌‍ ​‌‍‌​‌ ​‍‌‍‌‌‌‍ ‍​‍‌‌​ ‌‌‌​​‍‌‌ ‌‍‍ ‌‍‌‌‌ ‍‌​‍‌‌​ ​ ‌​‌​​‍‌‌​ ​ ‌​‌​​‍‌‌​ ​‍​ ​‍‌‍‌​​ ​​‌‍‌‌‌‍​‌​ ‍‌​ ‌‍‌‍​‌​ ​​‌‍‌​‌‍‌‌​ ​​‌‍‌​​‍‌‌​ ​‍​ ​‍​‍‌‌​ ‌‌‌​‌​​‍ ‍‌ ‌​‌‍‌‌‌ ‍​‌ ‌​​ ‌‍​‍‌‍​‌‌ ​ ‌‍‌‌‌‌‌‌‌ ​‍‌‍ ​​ ‌‌‍‍​‌ ‌​‌ ‌​‌ ​​​‍‌‌​ ​ ‌​​‌​‍‌‌​ ​‍‌​‌‍​‍‌‌​ ​‍‌​‌‍‌‍ ​‌‍ ‌‍​ ‌‍​‌‌‍ ​‌‍‍​‌‍ ‌ ​ ‌ ‌​​‍‌‌​ ​ ‌​​‌​ ​ ​ ​ ​ ​ ​ ​ ​‍‌‍‌‍‍‌‌‍‌​​ ‌​ ​​‌‍‌‍‌‍‌‌​ ​​​ ‌‌​ ​‌‌‍‌‍‌‍‌‌​‍ ‌​ ‌​​ ​‌​ ‍​‌‍‌​​‍ ‌​ ‌​‌‍‌​​ ‌‍​ ‍‌​‍ ‌‌‍​‌​ ​ ​ ‌​‌‍​ ​‍ ‌‌‍‌‌‌‍‌‍​ ‌‍​ ‌​​ ‍​‌‍​ ‌‍‌​​ ‌​​ ​‍​ ​‌‌‍​ ​ ‌‌​‍‌‍‌ ‌​‌ ‍‌‌ ​​‌‍‌‌​ ‌‌‍‍​‌‍‌‌‌‍ ​‌ ​​‌‌‌​‌‍ ‌ ​​‌‍‍‌‌‍​ ​‍‌‍‌ ​​‌‍​‌‌ ‌​‌‍‍​​ ‌‌‍​ ‌‍ ‌‍ ‍‌ ‌​‌‍‌‌‌‍ ‍‌ ‌​​‍‌‌​ ‌‌‌​​‍‌‌ ‌‍‍ ‌‍‌‌‌ ‍‌​‍‌‌​ ​ ‌​‌​​‍‌‌​ ​ ‌​‌​​‍‌‌​ ​‍​ ​‍‌‍​ ​ ‌‍​ ‌‍‌‍​ ​ ‍‌‌‍‌‍​ ‍‌‌‍​‌​ ‍​‌‍‌‌​ ​‌​ ‍‌​‍‌‌​ ​‍​ ​‍​‍‌‌​ ‌‌‌​‌​​‍ ‍‌‍​ ‌‍‍​‌‍‍‌‌‍ ​‌‍‌​‌ ​‍‌‍‌‌‌‍ ‍​‍‌‌​ ‌‌‌​​‍‌‌ ‌‍‍ ‌‍‌‌‌ ‍‌​‍‌‌​ ​ ‌​‌​​‍‌‌​ ​ ‌​‌​​‍‌‌​ ​‍​ ​‍‌‍‌​​ ​​‌‍‌‌‌‍​‌​ ‍‌​ ‌‍‌‍​‌​ ​​‌‍‌​‌‍‌‌​ ​​‌‍‌​​‍‌‌​ ​‍​ ​‍​‍‌‌​ ‌‌‌​‌​​‍ ‍‌ ‌​‌‍‌‌‌ ‍​‌ ‌​​‍‌‍‌ ​​‌‍‌‌‌ ​‍‌ ​ ‌ ​​‌‍‌‌‌‍​ ‌ ‌​‌‍‍‌‌ ‌‍‌‍‌‌​ ‌‌ ​​‌ ‌‌‌‍​‍‌‍ ​‌‍‍‌‌ ​ ‌‍‍​‌‍‌‌‌‍‌​​‍​‍‌ ‌
26. I have lost my username/password - do I need to create a
new account?​​​​‌ ‍ ​‍​‍‌‍ ‌ ​‍‌‍‍‌‌‍‌ ‌‍‍‌‌‍ ‍​‍​‍​ ‍‍​‍​‍‌ ​ ‌‍​‌‌‍ ‍‌‍‍‌‌ ‌​‌ ‍‌​‍ ‍‌‍‍‌‌‍ ​‍​‍​‍ ​​‍​‍‌‍‍​‌ ​‍‌‍‌‌‌‍‌‍​‍​‍​ ‍‍​‍​‍‌‍‍​‌ ‌​‌ ‌​‌ ​​​ ‍‍​‍ ​‍ ‌‍ ​‌‍ ‌‍​ ‌‍​‌‌‍ ​‌‍‍​‌‍ ‌ ​ ‌ ‌​​ ‍‍​ ​ ​ ​ ​ ​ ​ ​ ​‍ ‌‍‍‌‌‍ ‍‌ ‌​‌‍‌‌‌‍ ‍‌ ‌​​‍ ‌‍‌‌‌‍‌​‌‍‍‌‌ ‌​​‍ ‌‍ ‌‌‍ ‌‍‌​‌‍‌‌​ ‌‌ ​​‌ ​‍‌‍‌‌‌ ​ ‌‍‌‌‌‍ ‍‌ ‌​‌‍​‌‌ ‌​‌‍‍‌‌‍ ‌‍ ‍​ ‍ ‌‍‍‌‌‍‌​​ ‌​ ​​‌‍‌‍‌‍‌‌​ ​​​ ‌‌​ ​‌‌‍‌‍‌‍‌‌​‍ ‌​ ‌​​ ​‌​ ‍​‌‍‌​​‍ ‌​ ‌​‌‍‌​​ ‌‍​ ‍‌​‍ ‌‌‍​‌​ ​ ​ ‌​‌‍​ ​‍ ‌‌‍‌‌‌‍‌‍​ ‌‍​ ‌​​ ‍​‌‍​ ‌‍‌​​ ‌​​ ​‍​ ​‌‌‍​ ​ ‌‌​ ‍ ‌ ‌​‌ ‍‌‌ ​​‌‍‌‌​ ‌‌‍‍​‌‍‌‌‌‍ ​‌ ​​‌‌‌​‌‍ ‌ ​​‌‍‍‌‌‍​ ​ ‍ ‌ ​​‌‍​‌‌ ‌​‌‍‍​​ ‌‌‍​ ‌‍ ‌‍ ‍‌ ‌​‌‍‌‌‌‍ ‍‌ ‌​​‍‌‌​ ‌‌‌​​‍‌‌ ‌‍‍ ‌‍‌‌‌ ‍‌​‍‌‌​ ​ ‌​‌​​‍‌‌​ ​ ‌​‌​​‍‌‌​ ​‍​ ​‍​ ‌‍​ ‍‌‌‍​‌​ ​‍‌‍‌‍​ ​​​ ​‍​ ‌ ​ ‌ ‌‍‌​​ ‍‌​ ​‌​‍‌‌​ ​‍​ ​‍​‍‌‌​ ‌‌‌​‌​​‍ ‍‌‍​ ‌‍‍​‌‍‍‌‌‍ ​‌‍‌​‌ ​‍‌‍‌‌‌‍ ‍​‍‌‌​ ‌‌‌​​‍‌‌ ‌‍‍ ‌‍‌‌‌ ‍‌​‍‌‌​ ​ ‌​‌​​‍‌‌​ ​ ‌​‌​​‍‌‌​ ​‍​ ​‍‌‍‌‍‌‍​ ​ ​ ​ ​ ​ ​‌‌‍​ ​ ‍​​ ​‍​ ​​​ ​‍​ ‌‌‌‍​ ​‍‌‌​ ​‍​ ​‍​‍‌‌​ ‌‌‌​‌​​‍ ‍‌ ‌​‌‍‌‌‌ ‍​‌ ‌​​ ‌‍​‍‌‍​‌‌ ​ ‌‍‌‌‌‌‌‌‌ ​‍‌‍ ​​ ‌‌‍‍​‌ ‌​‌ ‌​‌ ​​​‍‌‌​ ​ ‌​​‌​‍‌‌​ ​‍‌​‌‍​‍‌‌​ ​‍‌​‌‍‌‍ ​‌‍ ‌‍​ ‌‍​‌‌‍ ​‌‍‍​‌‍ ‌ ​ ‌ ‌​​‍‌‌​ ​ ‌​​‌​ ​ ​ ​ ​ ​ ​ ​ ​‍‌‍‌‍‍‌‌‍‌​​ ‌​ ​​‌‍‌‍‌‍‌‌​ ​​​ ‌‌​ ​‌‌‍‌‍‌‍‌‌​‍ ‌​ ‌​​ ​‌​ ‍​‌‍‌​​‍ ‌​ ‌​‌‍‌​​ ‌‍​ ‍‌​‍ ‌‌‍​‌​ ​ ​ ‌​‌‍​ ​‍ ‌‌‍‌‌‌‍‌‍​ ‌‍​ ‌​​ ‍​‌‍​ ‌‍‌​​ ‌​​ ​‍​ ​‌‌‍​ ​ ‌‌​‍‌‍‌ ‌​‌ ‍‌‌ ​​‌‍‌‌​ ‌‌‍‍​‌‍‌‌‌‍ ​‌ ​​‌‌‌​‌‍ ‌ ​​‌‍‍‌‌‍​ ​‍‌‍‌ ​​‌‍​‌‌ ‌​‌‍‍​​ ‌‌‍​ ‌‍ ‌‍ ‍‌ ‌​‌‍‌‌‌‍ ‍‌ ‌​​‍‌‌​ ‌‌‌​​‍‌‌ ‌‍‍ ‌‍‌‌‌ ‍‌​‍‌‌​ ​ ‌​‌​​‍‌‌​ ​ ‌​‌​​‍‌‌​ ​‍​ ​‍​ ‌‍​ ‍‌‌‍​‌​ ​‍‌‍‌‍​ ​​​ ​‍​ ‌ ​ ‌ ‌‍‌​​ ‍‌​ ​‌​‍‌‌​ ​‍​ ​‍​‍‌‌​ ‌‌‌​‌​​‍ ‍‌‍​ ‌‍‍​‌‍‍‌‌‍ ​‌‍‌​‌ ​‍‌‍‌‌‌‍ ‍​‍‌‌​ ‌‌‌​​‍‌‌ ‌‍‍ ‌‍‌‌‌ ‍‌​‍‌‌​ ​ ‌​‌​​‍‌‌​ ​ ‌​‌​​‍‌‌​ ​‍​ ​‍‌‍‌‍‌‍​ ​ ​ ​ ​ ​ ​‌‌‍​ ​ ‍​​ ​‍​ ​​​ ​‍​ ‌‌‌‍​ ​‍‌‌​ ​‍​ ​‍​‍‌‌​ ‌‌‌​‌​​‍ ‍‌ ‌​‌‍‌‌‌ ‍​‌ ‌​​‍‌‍‌ ​​‌‍‌‌‌ ​‍‌ ​ ‌ ​​‌‍‌‌‌‍​ ‌ ‌​‌‍‍‌‌ ‌‍‌‍‌‌​ ‌‌ ​​‌ ‌‌‌‍​‍‌‍ ​‌‍‍‌‌ ​ ‌‍‍​‌‍‌‌‌‍‌​​‍​‍‌ ‌
Please visit www.pjm-eis.com, call 610-666-2245, or email the
administrator at GATSAdmin@pjm-eis.com.​​​​‌ ‍ ​‍​‍‌‍ ‌ ​‍‌‍‍‌‌‍‌ ‌‍‍‌‌‍ ‍​‍​‍​ ‍‍​‍​‍‌ ​ ‌‍​‌‌‍ ‍‌‍‍‌‌ ‌​‌ ‍‌​‍ ‍‌‍‍‌‌‍ ​‍​‍​‍ ​​‍​‍‌‍‍​‌ ​‍‌‍‌‌‌‍‌‍​‍​‍​ ‍‍​‍​‍‌‍‍​‌ ‌​‌ ‌​‌ ​​​ ‍‍​‍ ​‍ ‌‍ ​‌‍ ‌‍​ ‌‍​‌‌‍ ​‌‍‍​‌‍ ‌ ​ ‌ ‌​​ ‍‍​ ​ ​ ​ ​ ​ ​ ​ ​‍ ‌‍‍‌‌‍ ‍‌ ‌​‌‍‌‌‌‍ ‍‌ ‌​​‍ ‌‍‌‌‌‍‌​‌‍‍‌‌ ‌​​‍ ‌‍ ‌‌‍ ‌‍‌​‌‍‌‌​ ‌‌ ​​‌ ​‍‌‍‌‌‌ ​ ‌‍‌‌‌‍ ‍‌ ‌​‌‍​‌‌ ‌​‌‍‍‌‌‍ ‌‍ ‍​ ‍ ‌‍‍‌‌‍‌​​ ‌​ ​​‌‍‌‍‌‍‌‌​ ​​​ ‌‌​ ​‌‌‍‌‍‌‍‌‌​‍ ‌​ ‌​​ ​‌​ ‍​‌‍‌​​‍ ‌​ ‌​‌‍‌​​ ‌‍​ ‍‌​‍ ‌‌‍​‌​ ​ ​ ‌​‌‍​ ​‍ ‌‌‍‌‌‌‍‌‍​ ‌‍​ ‌​​ ‍​‌‍​ ‌‍‌​​ ‌​​ ​‍​ ​‌‌‍​ ​ ‌‌​ ‍ ‌ ‌​‌ ‍‌‌ ​​‌‍‌‌​ ‌‌‍‍​‌‍‌‌‌‍ ​‌ ​​‌‌‌​‌‍ ‌ ​​‌‍‍‌‌‍​ ​ ‍ ‌ ​​‌‍​‌‌ ‌​‌‍‍​​ ‌‌‍​ ‌‍ ‌‍ ‍‌ ‌​‌‍‌‌‌‍ ‍‌ ‌​​‍‌‌​ ‌‌‌​​‍‌‌ ‌‍‍ ‌‍‌‌‌ ‍‌​‍‌‌​ ​ ‌​‌​​‍‌‌​ ​ ‌​‌​​‍‌‌​ ​‍​ ​‍​ ‌‍​ ‍‌‌‍​‌​ ​‍‌‍‌‍​ ​​​ ​‍​ ‌ ​ ‌ ‌‍‌​​ ‍‌​ ​‌​‍‌‌​ ​‍​ ​‍​‍‌‌​ ‌‌‌​‌​​‍ ‍‌‍​ ‌‍‍​‌‍‍‌‌‍ ​‌‍‌​‌ ​‍‌‍‌‌‌‍ ‍​‍‌‌​ ‌‌‌​​‍‌‌ ‌‍‍ ‌‍‌‌‌ ‍‌​‍‌‌​ ​ ‌​‌​​‍‌‌​ ​ ‌​‌​​‍‌‌​ ​‍​ ​‍‌‍‌‍‌‍​‌​ ​ ​ ​‌​ ‌‍​ ‌​​ ‍​​ ‍‌​ ‍‌​ ‌‌​ ​‍​ ‌‍​‍‌‌​ ​‍​ ​‍​‍‌‌​ ‌‌‌​‌​​‍ ‍‌ ‌​‌‍‌‌‌ ‍​‌ ‌​​ ‌‍​‍‌‍​‌‌ ​ ‌‍‌‌‌‌‌‌‌ ​‍‌‍ ​​ ‌‌‍‍​‌ ‌​‌ ‌​‌ ​​​‍‌‌​ ​ ‌​​‌​‍‌‌​ ​‍‌​‌‍​‍‌‌​ ​‍‌​‌‍‌‍ ​‌‍ ‌‍​ ‌‍​‌‌‍ ​‌‍‍​‌‍ ‌ ​ ‌ ‌​​‍‌‌​ ​ ‌​​‌​ ​ ​ ​ ​ ​ ​ ​ ​‍‌‍‌‍‍‌‌‍‌​​ ‌​ ​​‌‍‌‍‌‍‌‌​ ​​​ ‌‌​ ​‌‌‍‌‍‌‍‌‌​‍ ‌​ ‌​​ ​‌​ ‍​‌‍‌​​‍ ‌​ ‌​‌‍‌​​ ‌‍​ ‍‌​‍ ‌‌‍​‌​ ​ ​ ‌​‌‍​ ​‍ ‌‌‍‌‌‌‍‌‍​ ‌‍​ ‌​​ ‍​‌‍​ ‌‍‌​​ ‌​​ ​‍​ ​‌‌‍​ ​ ‌‌​‍‌‍‌ ‌​‌ ‍‌‌ ​​‌‍‌‌​ ‌‌‍‍​‌‍‌‌‌‍ ​‌ ​​‌‌‌​‌‍ ‌ ​​‌‍‍‌‌‍​ ​‍‌‍‌ ​​‌‍​‌‌ ‌​‌‍‍​​ ‌‌‍​ ‌‍ ‌‍ ‍‌ ‌​‌‍‌‌‌‍ ‍‌ ‌​​‍‌‌​ ‌‌‌​​‍‌‌ ‌‍‍ ‌‍‌‌‌ ‍‌​‍‌‌​ ​ ‌​‌​​‍‌‌​ ​ ‌​‌​​‍‌‌​ ​‍​ ​‍​ ‌‍​ ‍‌‌‍​‌​ ​‍‌‍‌‍​ ​​​ ​‍​ ‌ ​ ‌ ‌‍‌​​ ‍‌​ ​‌​‍‌‌​ ​‍​ ​‍​‍‌‌​ ‌‌‌​‌​​‍ ‍‌‍​ ‌‍‍​‌‍‍‌‌‍ ​‌‍‌​‌ ​‍‌‍‌‌‌‍ ‍​‍‌‌​ ‌‌‌​​‍‌‌ ‌‍‍ ‌‍‌‌‌ ‍‌​‍‌‌​ ​ ‌​‌​​‍‌‌​ ​ ‌​‌​​‍‌‌​ ​‍​ ​‍‌‍‌‍‌‍​‌​ ​ ​ ​‌​ ‌‍​ ‌​​ ‍​​ ‍‌​ ‍‌​ ‌‌​ ​‍​ ‌‍​‍‌‌​ ​‍​ ​‍​‍‌‌​ ‌‌‌​‌​​‍ ‍‌ ‌​‌‍‌‌‌ ‍​‌ ‌​​‍‌‍‌ ​​‌‍‌‌‌ ​‍‌ ​ ‌ ​​‌‍‌‌‌‍​ ‌ ‌​‌‍‍‌‌ ‌‍‌‍‌‌​ ‌‌ ​​‌ ‌‌‌‍​‍‌‍ ​‌‍‍‌‌ ​ ‌‍‍​‌‍‌‌‌‍‌​​‍​‍‌ ‌
27. What if I change or add additional equipment to my solar
system?​​​​‌ ‍ ​‍​‍‌‍ ‌ ​‍‌‍‍‌‌‍‌ ‌‍‍‌‌‍ ‍​‍​‍​ ‍‍​‍​‍‌ ​ ‌‍​‌‌‍ ‍‌‍‍‌‌ ‌​‌ ‍‌​‍ ‍‌‍‍‌‌‍ ​‍​‍​‍ ​​‍​‍‌‍‍​‌ ​‍‌‍‌‌‌‍‌‍​‍​‍​ ‍‍​‍​‍‌‍‍​‌ ‌​‌ ‌​‌ ​​​ ‍‍​‍ ​‍ ‌‍ ​‌‍ ‌‍​ ‌‍​‌‌‍ ​‌‍‍​‌‍ ‌ ​ ‌ ‌​​ ‍‍​ ​ ​ ​ ​ ​ ​ ​ ​‍ ‌‍‍‌‌‍ ‍‌ ‌​‌‍‌‌‌‍ ‍‌ ‌​​‍ ‌‍‌‌‌‍‌​‌‍‍‌‌ ‌​​‍ ‌‍ ‌‌‍ ‌‍‌​‌‍‌‌​ ‌‌ ​​‌ ​‍‌‍‌‌‌ ​ ‌‍‌‌‌‍ ‍‌ ‌​‌‍​‌‌ ‌​‌‍‍‌‌‍ ‌‍ ‍​ ‍ ‌‍‍‌‌‍‌​​ ‌​ ​​‌‍‌‍‌‍‌‌​ ​​​ ‌‌​ ​‌‌‍‌‍‌‍‌‌​‍ ‌​ ‌​​ ​‌​ ‍​‌‍‌​​‍ ‌​ ‌​‌‍‌​​ ‌‍​ ‍‌​‍ ‌‌‍​‌​ ​ ​ ‌​‌‍​ ​‍ ‌‌‍‌‌‌‍‌‍​ ‌‍​ ‌​​ ‍​‌‍​ ‌‍‌​​ ‌​​ ​‍​ ​‌‌‍​ ​ ‌‌​ ‍ ‌ ‌​‌ ‍‌‌ ​​‌‍‌‌​ ‌‌‍‍​‌‍‌‌‌‍ ​‌ ​​‌‌‌​‌‍ ‌ ​​‌‍‍‌‌‍​ ​ ‍ ‌ ​​‌‍​‌‌ ‌​‌‍‍​​ ‌‌‍​ ‌‍ ‌‍ ‍‌ ‌​‌‍‌‌‌‍ ‍‌ ‌​​‍‌‌​ ‌‌‌​​‍‌‌ ‌‍‍ ‌‍‌‌‌ ‍‌​‍‌‌​ ​ ‌​‌​​‍‌‌​ ​ ‌​‌​​‍‌‌​ ​‍​ ​‍​ ‍‌​ ​​​ ‍‌‌‍​‌​ ‍‌​ ​‍​ ​ ‌‍​‌​ ​‌‌‍‌‌​ ​‌​ ‌‌​‍‌‌​ ​‍​ ​‍​‍‌‌​ ‌‌‌​‌​​‍ ‍‌‍​ ‌‍‍​‌‍‍‌‌‍ ​‌‍‌​‌ ​‍‌‍‌‌‌‍ ‍​‍‌‌​ ‌‌‌​​‍‌‌ ‌‍‍ ‌‍‌‌‌ ‍‌​‍‌‌​ ​ ‌​‌​​‍‌‌​ ​ ‌​‌​​‍‌‌​ ​‍​ ​‍​ ​​‌‍‌‍‌‍​‌​ ​​​ ​ ‌‍‌‍‌‍​‍‌‍​‌‌‍‌​​ ‌‌​ ‌​​ ‌‌​‍‌‌​ ​‍​ ​‍​‍‌‌​ ‌‌‌​‌​​‍ ‍‌ ‌​‌‍‌‌‌ ‍​‌ ‌​​ ‌‍​‍‌‍​‌‌ ​ ‌‍‌‌‌‌‌‌‌ ​‍‌‍ ​​ ‌‌‍‍​‌ ‌​‌ ‌​‌ ​​​‍‌‌​ ​ ‌​​‌​‍‌‌​ ​‍‌​‌‍​‍‌‌​ ​‍‌​‌‍‌‍ ​‌‍ ‌‍​ ‌‍​‌‌‍ ​‌‍‍​‌‍ ‌ ​ ‌ ‌​​‍‌‌​ ​ ‌​​‌​ ​ ​ ​ ​ ​ ​ ​ ​‍‌‍‌‍‍‌‌‍‌​​ ‌​ ​​‌‍‌‍‌‍‌‌​ ​​​ ‌‌​ ​‌‌‍‌‍‌‍‌‌​‍ ‌​ ‌​​ ​‌​ ‍​‌‍‌​​‍ ‌​ ‌​‌‍‌​​ ‌‍​ ‍‌​‍ ‌‌‍​‌​ ​ ​ ‌​‌‍​ ​‍ ‌‌‍‌‌‌‍‌‍​ ‌‍​ ‌​​ ‍​‌‍​ ‌‍‌​​ ‌​​ ​‍​ ​‌‌‍​ ​ ‌‌​‍‌‍‌ ‌​‌ ‍‌‌ ​​‌‍‌‌​ ‌‌‍‍​‌‍‌‌‌‍ ​‌ ​​‌‌‌​‌‍ ‌ ​​‌‍‍‌‌‍​ ​‍‌‍‌ ​​‌‍​‌‌ ‌​‌‍‍​​ ‌‌‍​ ‌‍ ‌‍ ‍‌ ‌​‌‍‌‌‌‍ ‍‌ ‌​​‍‌‌​ ‌‌‌​​‍‌‌ ‌‍‍ ‌‍‌‌‌ ‍‌​‍‌‌​ ​ ‌​‌​​‍‌‌​ ​ ‌​‌​​‍‌‌​ ​‍​ ​‍​ ‍‌​ ​​​ ‍‌‌‍​‌​ ‍‌​ ​‍​ ​ ‌‍​‌​ ​‌‌‍‌‌​ ​‌​ ‌‌​‍‌‌​ ​‍​ ​‍​‍‌‌​ ‌‌‌​‌​​‍ ‍‌‍​ ‌‍‍​‌‍‍‌‌‍ ​‌‍‌​‌ ​‍‌‍‌‌‌‍ ‍​‍‌‌​ ‌‌‌​​‍‌‌ ‌‍‍ ‌‍‌‌‌ ‍‌​‍‌‌​ ​ ‌​‌​​‍‌‌​ ​ ‌​‌​​‍‌‌​ ​‍​ ​‍​ ​​‌‍‌‍‌‍​‌​ ​​​ ​ ‌‍‌‍‌‍​‍‌‍​‌‌‍‌​​ ‌‌​ ‌​​ ‌‌​‍‌‌​ ​‍​ ​‍​‍‌‌​ ‌‌‌​‌​​‍ ‍‌ ‌​‌‍‌‌‌ ‍​‌ ‌​​‍‌‍‌ ​​‌‍‌‌‌ ​‍‌ ​ ‌ ​​‌‍‌‌‌‍​ ‌ ‌​‌‍‍‌‌ ‌‍‌‍‌‌​ ‌‌ ​​‌ ‌‌‌‍​‍‌‍ ​‌‍‍‌‌ ​ ‌‍‍​‌‍‌‌‌‍‌​​‍​‍‌ ‌
If you make any changes, such as adding additional modules,
changing inverters or changing your meter, you must fill out and
submit a Major System Change Form to GATS.​​​​‌ ‍ ​‍​‍‌‍ ‌ ​‍‌‍‍‌‌‍‌ ‌‍‍‌‌‍ ‍​‍​‍​ ‍‍​‍​‍‌ ​ ‌‍​‌‌‍ ‍‌‍‍‌‌ ‌​‌ ‍‌​‍ ‍‌‍‍‌‌‍ ​‍​‍​‍ ​​‍​‍‌‍‍​‌ ​‍‌‍‌‌‌‍‌‍​‍​‍​ ‍‍​‍​‍‌‍‍​‌ ‌​‌ ‌​‌ ​​​ ‍‍​‍ ​‍ ‌‍ ​‌‍ ‌‍​ ‌‍​‌‌‍ ​‌‍‍​‌‍ ‌ ​ ‌ ‌​​ ‍‍​ ​ ​ ​ ​ ​ ​ ​ ​‍ ‌‍‍‌‌‍ ‍‌ ‌​‌‍‌‌‌‍ ‍‌ ‌​​‍ ‌‍‌‌‌‍‌​‌‍‍‌‌ ‌​​‍ ‌‍ ‌‌‍ ‌‍‌​‌‍‌‌​ ‌‌ ​​‌ ​‍‌‍‌‌‌ ​ ‌‍‌‌‌‍ ‍‌ ‌​‌‍​‌‌ ‌​‌‍‍‌‌‍ ‌‍ ‍​ ‍ ‌‍‍‌‌‍‌​​ ‌​ ​​‌‍‌‍‌‍‌‌​ ​​​ ‌‌​ ​‌‌‍‌‍‌‍‌‌​‍ ‌​ ‌​​ ​‌​ ‍​‌‍‌​​‍ ‌​ ‌​‌‍‌​​ ‌‍​ ‍‌​‍ ‌‌‍​‌​ ​ ​ ‌​‌‍​ ​‍ ‌‌‍‌‌‌‍‌‍​ ‌‍​ ‌​​ ‍​‌‍​ ‌‍‌​​ ‌​​ ​‍​ ​‌‌‍​ ​ ‌‌​ ‍ ‌ ‌​‌ ‍‌‌ ​​‌‍‌‌​ ‌‌‍‍​‌‍‌‌‌‍ ​‌ ​​‌‌‌​‌‍ ‌ ​​‌‍‍‌‌‍​ ​ ‍ ‌ ​​‌‍​‌‌ ‌​‌‍‍​​ ‌‌‍​ ‌‍ ‌‍ ‍‌ ‌​‌‍‌‌‌‍ ‍‌ ‌​​‍‌‌​ ‌‌‌​​‍‌‌ ‌‍‍ ‌‍‌‌‌ ‍‌​‍‌‌​ ​ ‌​‌​​‍‌‌​ ​ ‌​‌​​‍‌‌​ ​‍​ ​‍​ ‍‌​ ​​​ ‍‌‌‍​‌​ ‍‌​ ​‍​ ​ ‌‍​‌​ ​‌‌‍‌‌​ ​‌​ ‌‌​‍‌‌​ ​‍​ ​‍​‍‌‌​ ‌‌‌​‌​​‍ ‍‌‍​ ‌‍‍​‌‍‍‌‌‍ ​‌‍‌​‌ ​‍‌‍‌‌‌‍ ‍​‍‌‌​ ‌‌‌​​‍‌‌ ‌‍‍ ‌‍‌‌‌ ‍‌​‍‌‌​ ​ ‌​‌​​‍‌‌​ ​ ‌​‌​​‍‌‌​ ​‍​ ​‍​ ‍​​ ​ ‌‍‌​‌‍‌‍​ ‌ ​ ‌​​ ​‍​ ​‍​ ‍​‌‍‌​‌‍​‌​ ‌ ​‍‌‌​ ​‍​ ​‍​‍‌‌​ ‌‌‌​‌​​‍ ‍‌ ‌​‌‍‌‌‌ ‍​‌ ‌​​ ‌‍​‍‌‍​‌‌ ​ ‌‍‌‌‌‌‌‌‌ ​‍‌‍ ​​ ‌‌‍‍​‌ ‌​‌ ‌​‌ ​​​‍‌‌​ ​ ‌​​‌​‍‌‌​ ​‍‌​‌‍​‍‌‌​ ​‍‌​‌‍‌‍ ​‌‍ ‌‍​ ‌‍​‌‌‍ ​‌‍‍​‌‍ ‌ ​ ‌ ‌​​‍‌‌​ ​ ‌​​‌​ ​ ​ ​ ​ ​ ​ ​ ​‍‌‍‌‍‍‌‌‍‌​​ ‌​ ​​‌‍‌‍‌‍‌‌​ ​​​ ‌‌​ ​‌‌‍‌‍‌‍‌‌​‍ ‌​ ‌​​ ​‌​ ‍​‌‍‌​​‍ ‌​ ‌​‌‍‌​​ ‌‍​ ‍‌​‍ ‌‌‍​‌​ ​ ​ ‌​‌‍​ ​‍ ‌‌‍‌‌‌‍‌‍​ ‌‍​ ‌​​ ‍​‌‍​ ‌‍‌​​ ‌​​ ​‍​ ​‌‌‍​ ​ ‌‌​‍‌‍‌ ‌​‌ ‍‌‌ ​​‌‍‌‌​ ‌‌‍‍​‌‍‌‌‌‍ ​‌ ​​‌‌‌​‌‍ ‌ ​​‌‍‍‌‌‍​ ​‍‌‍‌ ​​‌‍​‌‌ ‌​‌‍‍​​ ‌‌‍​ ‌‍ ‌‍ ‍‌ ‌​‌‍‌‌‌‍ ‍‌ ‌​​‍‌‌​ ‌‌‌​​‍‌‌ ‌‍‍ ‌‍‌‌‌ ‍‌​‍‌‌​ ​ ‌​‌​​‍‌‌​ ​ ‌​‌​​‍‌‌​ ​‍​ ​‍​ ‍‌​ ​​​ ‍‌‌‍​‌​ ‍‌​ ​‍​ ​ ‌‍​‌​ ​‌‌‍‌‌​ ​‌​ ‌‌​‍‌‌​ ​‍​ ​‍​‍‌‌​ ‌‌‌​‌​​‍ ‍‌‍​ ‌‍‍​‌‍‍‌‌‍ ​‌‍‌​‌ ​‍‌‍‌‌‌‍ ‍​‍‌‌​ ‌‌‌​​‍‌‌ ‌‍‍ ‌‍‌‌‌ ‍‌​‍‌‌​ ​ ‌​‌​​‍‌‌​ ​ ‌​‌​​‍‌‌​ ​‍​ ​‍​ ‍​​ ​ ‌‍‌​‌‍‌‍​ ‌ ​ ‌​​ ​‍​ ​‍​ ‍​‌‍‌​‌‍​‌​ ‌ ​‍‌‌​ ​‍​ ​‍​‍‌‌​ ‌‌‌​‌​​‍ ‍‌ ‌​‌‍‌‌‌ ‍​‌ ‌​​‍‌‍‌ ​​‌‍‌‌‌ ​‍‌ ​ ‌ ​​‌‍‌‌‌‍​ ‌ ‌​‌‍‍‌‌ ‌‍‌‍‌‌​ ‌‌ ​​‌ ‌‌‌‍​‍‌‍ ​‌‍‍‌‌ ​ ‌‍‍​‌‍‌‌‌‍‌​​‍​‍‌ ‌
28. If my system was installed prior to receiving an SRP
Acceptance Letter, do SRECs go back to the interconnection
date?​​​​‌ ‍ ​‍​‍‌‍ ‌ ​‍‌‍‍‌‌‍‌ ‌‍‍‌‌‍ ‍​‍​‍​ ‍‍​‍​‍‌ ​ ‌‍​‌‌‍ ‍‌‍‍‌‌ ‌​‌ ‍‌​‍ ‍‌‍‍‌‌‍ ​‍​‍​‍ ​​‍​‍‌‍‍​‌ ​‍‌‍‌‌‌‍‌‍​‍​‍​ ‍‍​‍​‍‌‍‍​‌ ‌​‌ ‌​‌ ​​​ ‍‍​‍ ​‍ ‌‍ ​‌‍ ‌‍​ ‌‍​‌‌‍ ​‌‍‍​‌‍ ‌ ​ ‌ ‌​​ ‍‍​ ​ ​ ​ ​ ​ ​ ​ ​‍ ‌‍‍‌‌‍ ‍‌ ‌​‌‍‌‌‌‍ ‍‌ ‌​​‍ ‌‍‌‌‌‍‌​‌‍‍‌‌ ‌​​‍ ‌‍ ‌‌‍ ‌‍‌​‌‍‌‌​ ‌‌ ​​‌ ​‍‌‍‌‌‌ ​ ‌‍‌‌‌‍ ‍‌ ‌​‌‍​‌‌ ‌​‌‍‍‌‌‍ ‌‍ ‍​ ‍ ‌‍‍‌‌‍‌​​ ‌​ ​​‌‍‌‍‌‍‌‌​ ​​​ ‌‌​ ​‌‌‍‌‍‌‍‌‌​‍ ‌​ ‌​​ ​‌​ ‍​‌‍‌​​‍ ‌​ ‌​‌‍‌​​ ‌‍​ ‍‌​‍ ‌‌‍​‌​ ​ ​ ‌​‌‍​ ​‍ ‌‌‍‌‌‌‍‌‍​ ‌‍​ ‌​​ ‍​‌‍​ ‌‍‌​​ ‌​​ ​‍​ ​‌‌‍​ ​ ‌‌​ ‍ ‌ ‌​‌ ‍‌‌ ​​‌‍‌‌​ ‌‌‍‍​‌‍‌‌‌‍ ​‌ ​​‌‌‌​‌‍ ‌ ​​‌‍‍‌‌‍​ ​ ‍ ‌ ​​‌‍​‌‌ ‌​‌‍‍​​ ‌‌‍​ ‌‍ ‌‍ ‍‌ ‌​‌‍‌‌‌‍ ‍‌ ‌​​‍‌‌​ ‌‌‌​​‍‌‌ ‌‍‍ ‌‍‌‌‌ ‍‌​‍‌‌​ ​ ‌​‌​​‍‌‌​ ​ ‌​‌​​‍‌‌​ ​‍​ ​‍​ ​ ‌‍​ ​ ‌‍‌‍‌​​ ‌ ​ ​ ​ ​​‌‍​‍‌‍‌​‌‍​ ‌‍‌‌​ ‌ ​‍‌‌​ ​‍​ ​‍​‍‌‌​ ‌‌‌​‌​​‍ ‍‌‍​ ‌‍‍​‌‍‍‌‌‍ ​‌‍‌​‌ ​‍‌‍‌‌‌‍ ‍​‍‌‌​ ‌‌‌​​‍‌‌ ‌‍‍ ‌‍‌‌‌ ‍‌​‍‌‌​ ​ ‌​‌​​‍‌‌​ ​ ‌​‌​​‍‌‌​ ​‍​ ​‍‌‍‌‌​ ‌‌​ ​​​ ‍​‌‍​‍‌‍‌​‌‍​‌‌‍​‍‌‍​‌‌‍‌‍​ ‍‌​ ‌‍​‍‌‌​ ​‍​ ​‍​‍‌‌​ ‌‌‌​‌​​‍ ‍‌ ‌​‌‍‌‌‌ ‍​‌ ‌​​ ‌‍​‍‌‍​‌‌ ​ ‌‍‌‌‌‌‌‌‌ ​‍‌‍ ​​ ‌‌‍‍​‌ ‌​‌ ‌​‌ ​​​‍‌‌​ ​ ‌​​‌​‍‌‌​ ​‍‌​‌‍​‍‌‌​ ​‍‌​‌‍‌‍ ​‌‍ ‌‍​ ‌‍​‌‌‍ ​‌‍‍​‌‍ ‌ ​ ‌ ‌​​‍‌‌​ ​ ‌​​‌​ ​ ​ ​ ​ ​ ​ ​ ​‍‌‍‌‍‍‌‌‍‌​​ ‌​ ​​‌‍‌‍‌‍‌‌​ ​​​ ‌‌​ ​‌‌‍‌‍‌‍‌‌​‍ ‌​ ‌​​ ​‌​ ‍​‌‍‌​​‍ ‌​ ‌​‌‍‌​​ ‌‍​ ‍‌​‍ ‌‌‍​‌​ ​ ​ ‌​‌‍​ ​‍ ‌‌‍‌‌‌‍‌‍​ ‌‍​ ‌​​ ‍​‌‍​ ‌‍‌​​ ‌​​ ​‍​ ​‌‌‍​ ​ ‌‌​‍‌‍‌ ‌​‌ ‍‌‌ ​​‌‍‌‌​ ‌‌‍‍​‌‍‌‌‌‍ ​‌ ​​‌‌‌​‌‍ ‌ ​​‌‍‍‌‌‍​ ​‍‌‍‌ ​​‌‍​‌‌ ‌​‌‍‍​​ ‌‌‍​ ‌‍ ‌‍ ‍‌ ‌​‌‍‌‌‌‍ ‍‌ ‌​​‍‌‌​ ‌‌‌​​‍‌‌ ‌‍‍ ‌‍‌‌‌ ‍‌​‍‌‌​ ​ ‌​‌​​‍‌‌​ ​ ‌​‌​​‍‌‌​ ​‍​ ​‍​ ​ ‌‍​ ​ ‌‍‌‍‌​​ ‌ ​ ​ ​ ​​‌‍​‍‌‍‌​‌‍​ ‌‍‌‌​ ‌ ​‍‌‌​ ​‍​ ​‍​‍‌‌​ ‌‌‌​‌​​‍ ‍‌‍​ ‌‍‍​‌‍‍‌‌‍ ​‌‍‌​‌ ​‍‌‍‌‌‌‍ ‍​‍‌‌​ ‌‌‌​​‍‌‌ ‌‍‍ ‌‍‌‌‌ ‍‌​‍‌‌​ ​ ‌​‌​​‍‌‌​ ​ ‌​‌​​‍‌‌​ ​‍​ ​‍‌‍‌‌​ ‌‌​ ​​​ ‍​‌‍​‍‌‍‌​‌‍​‌‌‍​‍‌‍​‌‌‍‌‍​ ‍‌​ ‌‍​‍‌‌​ ​‍​ ​‍​‍‌‌​ ‌‌‌​‌​​‍ ‍‌ ‌​‌‍‌‌‌ ‍​‌ ‌​​‍‌‍‌ ​​‌‍‌‌‌ ​‍‌ ​ ‌ ​​‌‍‌‌‌‍​ ‌ ‌​‌‍‍‌‌ ‌‍‌‍‌‌​ ‌‌ ​​‌ ‌‌‌‍​‍‌‍ ​‌‍‍‌‌ ​ ‌‍‍​‌‍‌‌‌‍‌​​‍​‍‌ ‌
Yes, SRECs can begin with the interconnection date as long as
GATS is still issuing SRECs for the current reporting year. The
reporting year in New Jersey runs from June 1 to May 31.​​​​‌ ‍ ​‍​‍‌‍ ‌ ​‍‌‍‍‌‌‍‌ ‌‍‍‌‌‍ ‍​‍​‍​ ‍‍​‍​‍‌ ​ ‌‍​‌‌‍ ‍‌‍‍‌‌ ‌​‌ ‍‌​‍ ‍‌‍‍‌‌‍ ​‍​‍​‍ ​​‍​‍‌‍‍​‌ ​‍‌‍‌‌‌‍‌‍​‍​‍​ ‍‍​‍​‍‌‍‍​‌ ‌​‌ ‌​‌ ​​​ ‍‍​‍ ​‍ ‌‍ ​‌‍ ‌‍​ ‌‍​‌‌‍ ​‌‍‍​‌‍ ‌ ​ ‌ ‌​​ ‍‍​ ​ ​ ​ ​ ​ ​ ​ ​‍ ‌‍‍‌‌‍ ‍‌ ‌​‌‍‌‌‌‍ ‍‌ ‌​​‍ ‌‍‌‌‌‍‌​‌‍‍‌‌ ‌​​‍ ‌‍ ‌‌‍ ‌‍‌​‌‍‌‌​ ‌‌ ​​‌ ​‍‌‍‌‌‌ ​ ‌‍‌‌‌‍ ‍‌ ‌​‌‍​‌‌ ‌​‌‍‍‌‌‍ ‌‍ ‍​ ‍ ‌‍‍‌‌‍‌​​ ‌​ ​​‌‍‌‍‌‍‌‌​ ​​​ ‌‌​ ​‌‌‍‌‍‌‍‌‌​‍ ‌​ ‌​​ ​‌​ ‍​‌‍‌​​‍ ‌​ ‌​‌‍‌​​ ‌‍​ ‍‌​‍ ‌‌‍​‌​ ​ ​ ‌​‌‍​ ​‍ ‌‌‍‌‌‌‍‌‍​ ‌‍​ ‌​​ ‍​‌‍​ ‌‍‌​​ ‌​​ ​‍​ ​‌‌‍​ ​ ‌‌​ ‍ ‌ ‌​‌ ‍‌‌ ​​‌‍‌‌​ ‌‌‍‍​‌‍‌‌‌‍ ​‌ ​​‌‌‌​‌‍ ‌ ​​‌‍‍‌‌‍​ ​ ‍ ‌ ​​‌‍​‌‌ ‌​‌‍‍​​ ‌‌‍​ ‌‍ ‌‍ ‍‌ ‌​‌‍‌‌‌‍ ‍‌ ‌​​‍‌‌​ ‌‌‌​​‍‌‌ ‌‍‍ ‌‍‌‌‌ ‍‌​‍‌‌​ ​ ‌​‌​​‍‌‌​ ​ ‌​‌​​‍‌‌​ ​‍​ ​‍​ ​ ‌‍​ ​ ‌‍‌‍‌​​ ‌ ​ ​ ​ ​​‌‍​‍‌‍‌​‌‍​ ‌‍‌‌​ ‌ ​‍‌‌​ ​‍​ ​‍​‍‌‌​ ‌‌‌​‌​​‍ ‍‌‍​ ‌‍‍​‌‍‍‌‌‍ ​‌‍‌​‌ ​‍‌‍‌‌‌‍ ‍​‍‌‌​ ‌‌‌​​‍‌‌ ‌‍‍ ‌‍‌‌‌ ‍‌​‍‌‌​ ​ ‌​‌​​‍‌‌​ ​ ‌​‌​​‍‌‌​ ​‍​ ​‍​ ‍​‌‍​‍​ ‍‌‌‍‌‌‌‍​ ​ ​‍​ ‌‍​ ​‌​ ​​​ ‍‌​ ​‍​ ​‍​‍‌‌​ ​‍​ ​‍​‍‌‌​ ‌‌‌​‌​​‍ ‍‌ ‌​‌‍‌‌‌ ‍​‌ ‌​​ ‌‍​‍‌‍​‌‌ ​ ‌‍‌‌‌‌‌‌‌ ​‍‌‍ ​​ ‌‌‍‍​‌ ‌​‌ ‌​‌ ​​​‍‌‌​ ​ ‌​​‌​‍‌‌​ ​‍‌​‌‍​‍‌‌​ ​‍‌​‌‍‌‍ ​‌‍ ‌‍​ ‌‍​‌‌‍ ​‌‍‍​‌‍ ‌ ​ ‌ ‌​​‍‌‌​ ​ ‌​​‌​ ​ ​ ​ ​ ​ ​ ​ ​‍‌‍‌‍‍‌‌‍‌​​ ‌​ ​​‌‍‌‍‌‍‌‌​ ​​​ ‌‌​ ​‌‌‍‌‍‌‍‌‌​‍ ‌​ ‌​​ ​‌​ ‍​‌‍‌​​‍ ‌​ ‌​‌‍‌​​ ‌‍​ ‍‌​‍ ‌‌‍​‌​ ​ ​ ‌​‌‍​ ​‍ ‌‌‍‌‌‌‍‌‍​ ‌‍​ ‌​​ ‍​‌‍​ ‌‍‌​​ ‌​​ ​‍​ ​‌‌‍​ ​ ‌‌​‍‌‍‌ ‌​‌ ‍‌‌ ​​‌‍‌‌​ ‌‌‍‍​‌‍‌‌‌‍ ​‌ ​​‌‌‌​‌‍ ‌ ​​‌‍‍‌‌‍​ ​‍‌‍‌ ​​‌‍​‌‌ ‌​‌‍‍​​ ‌‌‍​ ‌‍ ‌‍ ‍‌ ‌​‌‍‌‌‌‍ ‍‌ ‌​​‍‌‌​ ‌‌‌​​‍‌‌ ‌‍‍ ‌‍‌‌‌ ‍‌​‍‌‌​ ​ ‌​‌​​‍‌‌​ ​ ‌​‌​​‍‌‌​ ​‍​ ​‍​ ​ ‌‍​ ​ ‌‍‌‍‌​​ ‌ ​ ​ ​ ​​‌‍​‍‌‍‌​‌‍​ ‌‍‌‌​ ‌ ​‍‌‌​ ​‍​ ​‍​‍‌‌​ ‌‌‌​‌​​‍ ‍‌‍​ ‌‍‍​‌‍‍‌‌‍ ​‌‍‌​‌ ​‍‌‍‌‌‌‍ ‍​‍‌‌​ ‌‌‌​​‍‌‌ ‌‍‍ ‌‍‌‌‌ ‍‌​‍‌‌​ ​ ‌​‌​​‍‌‌​ ​ ‌​‌​​‍‌‌​ ​‍​ ​‍​ ‍​‌‍​‍​ ‍‌‌‍‌‌‌‍​ ​ ​‍​ ‌‍​ ​‌​ ​​​ ‍‌​ ​‍​ ​‍​‍‌‌​ ​‍​ ​‍​‍‌‌​ ‌‌‌​‌​​‍ ‍‌ ‌​‌‍‌‌‌ ‍​‌ ‌​​‍‌‍‌ ​​‌‍‌‌‌ ​‍‌ ​ ‌ ​​‌‍‌‌‌‍​ ‌ ‌​‌‍‍‌‌ ‌‍‌‍‌‌​ ‌‌ ​​‌ ‌‌‌‍​‍‌‍ ​‌‍‍‌‌ ​ ‌‍‍​‌‍‌‌‌‍‌​​‍​‍‌ ‌
Related Help Topics
See all help topics